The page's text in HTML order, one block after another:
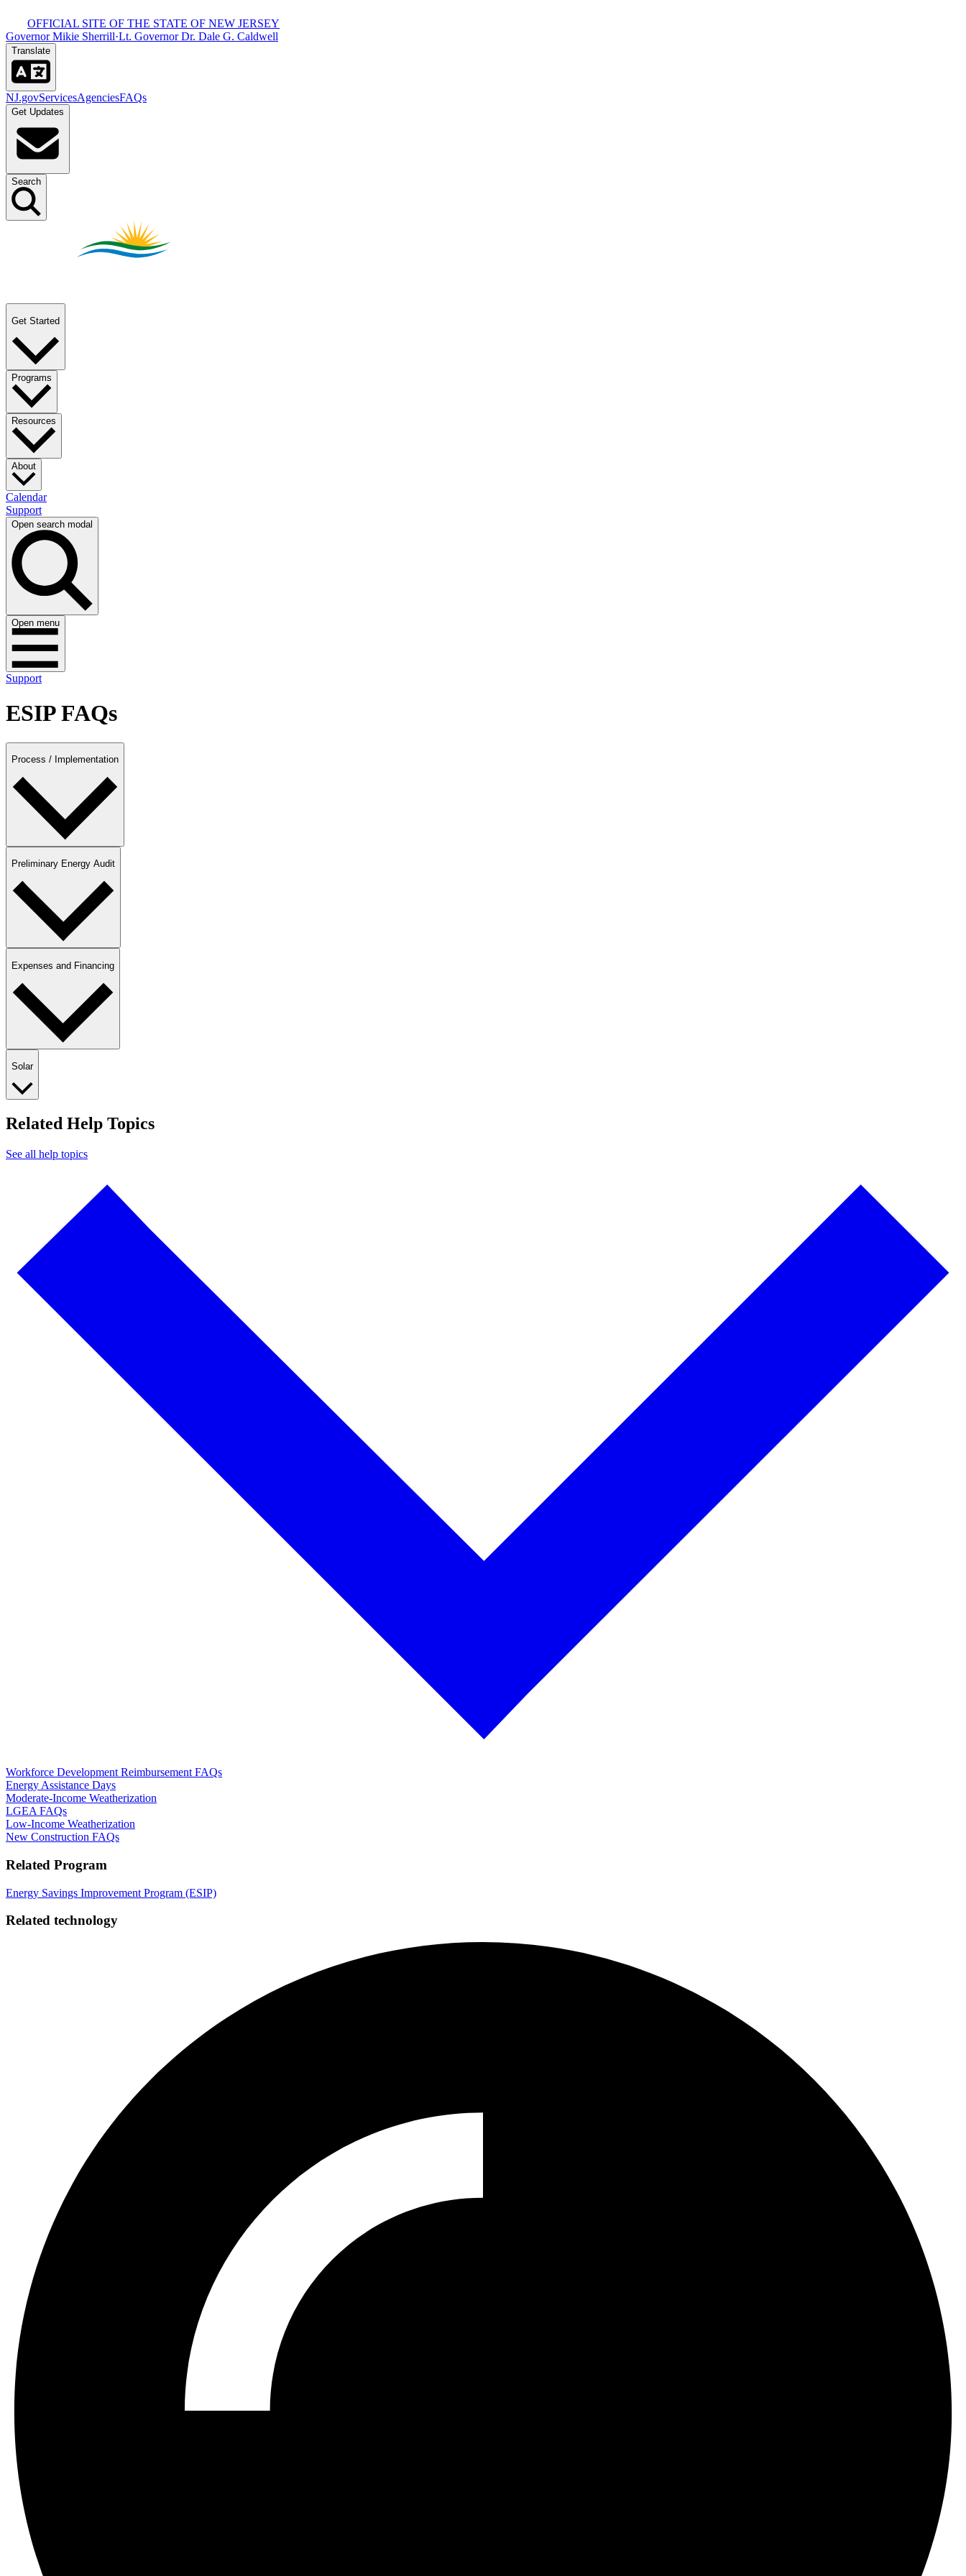
OFFICIAL SITE OF THE STATE OF NEW JERSEY​​​​‌ ‍ ​‍​‍‌‍ ‌ ​‍‌‍‍‌‌‍‌ ‌‍‍‌‌‍ ‍​‍​‍​ ‍‍​‍​‍‌ ​ ‌‍​‌‌‍ ‍‌‍‍‌‌ ‌​‌ ‍‌​‍ ‍‌‍‍‌‌‍ ​‍​‍​‍ ​​‍​‍‌‍‍​‌ ​‍‌‍‌‌‌‍‌‍​‍​‍​ ‍‍​‍​‍‌‍‍​‌ ‌​‌ ‌​‌ ​​​ ‍‍​‍ ​‍ ‌‍ ​‌‍ ‌‍​ ‌‍​‌‌‍ ​‌‍‍​‌‍ ‌ ​ ‌ ‌​​ ‍‍​ ​ ​ ​ ​ ​ ​ ​ ​‍ ‌‍‍‌‌‍ ‍‌ ‌​‌‍‌‌‌‍ ‍‌ ‌​​‍ ‌‍‌‌‌‍‌​‌‍‍‌‌ ‌​​‍ ‌‍ ‌‌‍ ‌‍‌​‌‍‌‌​ ‌‌ ​​‌ ​‍‌‍‌‌‌ ​ ‌‍‌‌‌‍ ‍‌ ‌​‌‍​‌‌ ‌​‌‍‍‌‌‍ ‌‍ ‍​ ‍ ‌‍‍‌‌‍‌​​ ‌‌‍ ‍‌‍‍‍‌​‌ ‌‍ ‌ ‌‍‌​ ​‌‍​‌‌ ‍‌‌‍ ‌ ‌‌‌ ‌​​ ‍ ‌ ‌​‌ ‍‌‌ ​​‌‍‌‌​ ‌‌‍ ‍‌‍‍‍‌‍ ​‌‍​‌‌ ‍‌‌‍ ‌ ‌‌‌ ‌​​ ‍ ‌ ​​‌‍​‌‌ ‌​‌‍‍​​ ‌‌‍‍​‌‍‌‌‌‍​‌‌‍‌​‌‍‌‌‌ ​‍​‍ ‍‌ ​ ‌‍‌‌‌‍​‌‌‍ ​​‍ ‍‌ ‌​‌‍‌‌‌ ‍​‌ ‌​​ ‌‍​‍‌‍​‌‌ ​ ‌‍‌‌‌‌‌‌‌ ​‍‌‍ ​​ ‌‌‍‍​‌ ‌​‌ ‌​‌ ​​​‍‌‌​ ​ ‌​​‌​‍‌‌​ ​‍‌​‌‍​‍‌‌​ ​‍‌​‌‍‌‍ ​‌‍ ‌‍​ ‌‍​‌‌‍ ​‌‍‍​‌‍ ‌ ​ ‌ ‌​​‍‌‌​ ​ ‌​​‌​ ​ ​ ​ ​ ​ ​ ​ ​‍‌‍‌‍‍‌‌‍‌​​ ‌‌‍ ‍‌‍‍‍‌​‌ ‌‍ ‌ ‌‍‌​ ​‌‍​‌‌ ‍‌‌‍ ‌ ‌‌‌ ‌​​‍‌‍‌ ‌​‌ ‍‌‌ ​​‌‍‌‌​ ‌‌‍ ‍‌‍‍‍‌‍ ​‌‍​‌‌ ‍‌‌‍ ‌ ‌‌‌ ‌​​‍‌‍‌ ​​‌‍​‌‌ ‌​‌‍‍​​ ‌‌‍‍​‌‍‌‌‌‍​‌‌‍‌​‌‍‌‌‌ ​‍​‍ ‍‌ ​ ‌‍‌‌‌‍​‌‌‍ ​​‍ ‍‌ ‌​‌‍‌‌‌ ‍​‌ ‌​​‍‌‍‌ ​​‌‍‌‌‌ ​‍‌ ​ ‌ ​​‌‍‌‌‌‍​ ‌ ‌​‌‍‍‌‌ ‌‍‌‍‌‌​ ‌‌ ​​‌ ‌‌‌‍​‍‌‍ ​‌‍‍‌‌ ​ ‌‍‍​‌‍‌‌‌‍‌​​‍​‍‌ ‌
Governor Mikie Sherrill​​​​‌ ‍ ​‍​‍‌‍ ‌ ​‍‌‍‍‌‌‍‌ ‌‍‍‌‌‍ ‍​‍​‍​ ‍‍​‍​‍‌ ​ ‌‍​‌‌‍ ‍‌‍‍‌‌ ‌​‌ ‍‌​‍ ‍‌‍‍‌‌‍ ​‍​‍​‍ ​​‍​‍‌‍‍​‌ ​‍‌‍‌‌‌‍‌‍​‍​‍​ ‍‍​‍​‍‌‍‍​‌ ‌​‌ ‌​‌ ​​​ ‍‍​‍ ​‍ ‌‍ ​‌‍ ‌‍​ ‌‍​‌‌‍ ​‌‍‍​‌‍ ‌ ​ ‌ ‌​​ ‍‍​ ​ ​ ​ ​ ​ ​ ​ ​‍ ‌‍‍‌‌‍ ‍‌ ‌​‌‍‌‌‌‍ ‍‌ ‌​​‍ ‌‍‌‌‌‍‌​‌‍‍‌‌ ‌​​‍ ‌‍ ‌‌‍ ‌‍‌​‌‍‌‌​ ‌‌ ​​‌ ​‍‌‍‌‌‌ ​ ‌‍‌‌‌‍ ‍‌ ‌​‌‍​‌‌ ‌​‌‍‍‌‌‍ ‌‍ ‍​ ‍ ‌‍‍‌‌‍‌​​ ‌‌‍ ‍‌‍‍‍‌​‌ ‌‍ ‌ ‌‍‌​ ​‌‍​‌‌ ‍‌‌‍ ‌ ‌‌‌ ‌​​ ‍ ‌ ‌​‌ ‍‌‌ ​​‌‍‌‌​ ‌‌‍ ‍‌‍‍‍‌‍ ​‌‍​‌‌ ‍‌‌‍ ‌ ‌‌‌ ‌​​ ‍ ‌ ​​‌‍​‌‌ ‌​‌‍‍​​ ‌‌‍‍​‌‍‌‌‌‍​‌‌‍‌​‌‍‌‌‌ ​‍​‍ ‍‌‍ ​‌‍‌‌‌‍​‌‌‍‌​‌‍‌‌‌ ​‍‌ ​ ​‍ ‍‌‍‌ ‌‍ ‌ ‌‍‌‍‌‌‌ ​‍‌‍ ‍‌‍ ‌ ​‍​ ‌‍​‍‌‍​‌‌ ​ ‌‍‌‌‌‌‌‌‌ ​‍‌‍ ​​ ‌‌‍‍​‌ ‌​‌ ‌​‌ ​​​‍‌‌​ ​ ‌​​‌​‍‌‌​ ​‍‌​‌‍​‍‌‌​ ​‍‌​‌‍‌‍ ​‌‍ ‌‍​ ‌‍​‌‌‍ ​‌‍‍​‌‍ ‌ ​ ‌ ‌​​‍‌‌​ ​ ‌​​‌​ ​ ​ ​ ​ ​ ​ ​ ​‍‌‍‌‍‍‌‌‍‌​​ ‌‌‍ ‍‌‍‍‍‌​‌ ‌‍ ‌ ‌‍‌​ ​‌‍​‌‌ ‍‌‌‍ ‌ ‌‌‌ ‌​​‍‌‍‌ ‌​‌ ‍‌‌ ​​‌‍‌‌​ ‌‌‍ ‍‌‍‍‍‌‍ ​‌‍​‌‌ ‍‌‌‍ ‌ ‌‌‌ ‌​​‍‌‍‌ ​​‌‍​‌‌ ‌​‌‍‍​​ ‌‌‍‍​‌‍‌‌‌‍​‌‌‍‌​‌‍‌‌‌ ​‍​‍ ‍‌‍ ​‌‍‌‌‌‍​‌‌‍‌​‌‍‌‌‌ ​‍‌ ​ ​‍ ‍‌‍‌ ‌‍ ‌ ‌‍‌‍‌‌‌ ​‍‌‍ ‍‌‍ ‌ ​‍​‍‌‍‌ ​​‌‍‌‌‌ ​‍‌ ​ ‌ ​​‌‍‌‌‌‍​ ‌ ‌​‌‍‍‌‌ ‌‍‌‍‌‌​ ‌‌ ​​‌ ‌‌‌‍​‍‌‍ ​‌‍‍‌‌ ​ ‌‍‍​‌‍‌‌‌‍‌​​‍​‍‌ ‌·Lt. Governor Dr. Dale G. Caldwell​​​​‌ ‍ ​‍​‍‌‍ ‌ ​‍‌‍‍‌‌‍‌ ‌‍‍‌‌‍ ‍​‍​‍​ ‍‍​‍​‍‌ ​ ‌‍​‌‌‍ ‍‌‍‍‌‌ ‌​‌ ‍‌​‍ ‍‌‍‍‌‌‍ ​‍​‍​‍ ​​‍​‍‌‍‍​‌ ​‍‌‍‌‌‌‍‌‍​‍​‍​ ‍‍​‍​‍‌‍‍​‌ ‌​‌ ‌​‌ ​​​ ‍‍​‍ ​‍ ‌‍ ​‌‍ ‌‍​ ‌‍​‌‌‍ ​‌‍‍​‌‍ ‌ ​ ‌ ‌​​ ‍‍​ ​ ​ ​ ​ ​ ​ ​ ​‍ ‌‍‍‌‌‍ ‍‌ ‌​‌‍‌‌‌‍ ‍‌ ‌​​‍ ‌‍‌‌‌‍‌​‌‍‍‌‌ ‌​​‍ ‌‍ ‌‌‍ ‌‍‌​‌‍‌‌​ ‌‌ ​​‌ ​‍‌‍‌‌‌ ​ ‌‍‌‌‌‍ ‍‌ ‌​‌‍​‌‌ ‌​‌‍‍‌‌‍ ‌‍ ‍​ ‍ ‌‍‍‌‌‍‌​​ ‌‌‍ ‍‌‍‍‍‌​‌ ‌‍ ‌ ‌‍‌​ ​‌‍​‌‌ ‍‌‌‍ ‌ ‌‌‌ ‌​​ ‍ ‌ ‌​‌ ‍‌‌ ​​‌‍‌‌​ ‌‌‍ ‍‌‍‍‍‌‍ ​‌‍​‌‌ ‍‌‌‍ ‌ ‌‌‌ ‌​​ ‍ ‌ ​​‌‍​‌‌ ‌​‌‍‍​​ ‌‌‍‍​‌‍‌‌‌‍​‌‌‍‌​‌‍‌‌‌ ​‍​‍ ‍‌‍ ​‌‍‌‌‌‍​‌‌‍‌​‌‍‌‌‌ ​‍‌ ​ ​‍ ‍‌‍ ​‌ ‌​‌​‌ ‌‍ ‌ ‌‍‌‍‌‌‌ ​‍‌‍ ‍‌‍ ‌ ​‍​ ‌‍​‍‌‍​‌‌ ​ ‌‍‌‌‌‌‌‌‌ ​‍‌‍ ​​ ‌‌‍‍​‌ ‌​‌ ‌​‌ ​​​‍‌‌​ ​ ‌​​‌​‍‌‌​ ​‍‌​‌‍​‍‌‌​ ​‍‌​‌‍‌‍ ​‌‍ ‌‍​ ‌‍​‌‌‍ ​‌‍‍​‌‍ ‌ ​ ‌ ‌​​‍‌‌​ ​ ‌​​‌​ ​ ​ ​ ​ ​ ​ ​ ​‍‌‍‌‍‍‌‌‍‌​​ ‌‌‍ ‍‌‍‍‍‌​‌ ‌‍ ‌ ‌‍‌​ ​‌‍​‌‌ ‍‌‌‍ ‌ ‌‌‌ ‌​​‍‌‍‌ ‌​‌ ‍‌‌ ​​‌‍‌‌​ ‌‌‍ ‍‌‍‍‍‌‍ ​‌‍​‌‌ ‍‌‌‍ ‌ ‌‌‌ ‌​​‍‌‍‌ ​​‌‍​‌‌ ‌​‌‍‍​​ ‌‌‍‍​‌‍‌‌‌‍​‌‌‍‌​‌‍‌‌‌ ​‍​‍ ‍‌‍ ​‌‍‌‌‌‍​‌‌‍‌​‌‍‌‌‌ ​‍‌ ​ ​‍ ‍‌‍ ​‌ ‌​‌​‌ ‌‍ ‌ ‌‍‌‍‌‌‌ ​‍‌‍ ‍‌‍ ‌ ​‍​‍‌‍‌ ​​‌‍‌‌‌ ​‍‌ ​ ‌ ​​‌‍‌‌‌‍​ ‌ ‌​‌‍‍‌‌ ‌‍‌‍‌‌​ ‌‌ ​​‌ ‌‌‌‍​‍‌‍ ​‌‍‍‌‌ ​ ‌‍‍​‌‍‌‌‌‍‌​​‍​‍‌ ‌
Translate​​​​‌ ‍ ​‍​‍‌‍ ‌ ​‍‌‍‍‌‌‍‌ ‌‍‍‌‌‍ ‍​‍​‍​ ‍‍​‍​‍‌ ​ ‌‍​‌‌‍ ‍‌‍‍‌‌ ‌​‌ ‍‌​‍ ‍‌‍‍‌‌‍ ​‍​‍​‍ ​​‍​‍‌‍‍​‌ ​‍‌‍‌‌‌‍‌‍​‍​‍​ ‍‍​‍​‍‌‍‍​‌ ‌​‌ ‌​‌ ​​​ ‍‍​‍ ​‍ ‌‍ ​‌‍ ‌‍​ ‌‍​‌‌‍ ​‌‍‍​‌‍ ‌ ​ ‌ ‌​​ ‍‍​ ​ ​ ​ ​ ​ ​ ​ ​‍ ‌‍‍‌‌‍ ‍‌ ‌​‌‍‌‌‌‍ ‍‌ ‌​​‍ ‌‍‌‌‌‍‌​‌‍‍‌‌ ‌​​‍ ‌‍ ‌‌‍ ‌‍‌​‌‍‌‌​ ‌‌ ​​‌ ​‍‌‍‌‌‌ ​ ‌‍‌‌‌‍ ‍‌ ‌​‌‍​‌‌ ‌​‌‍‍‌‌‍ ‌‍ ‍​ ‍ ‌‍‍‌‌‍‌​​ ‌‌‍ ‍‌‍‍‍‌​‌ ‌‍ ‌ ‌‍‌​ ​‌‍​‌‌ ‍‌‌‍ ‌ ‌‌‌ ‌​​ ‍ ‌ ‌​‌ ‍‌‌ ​​‌‍‌‌​ ‌‌‍ ‍‌‍‍‍‌‍ ​‌‍​‌‌ ‍‌‌‍ ‌ ‌‌‌ ‌​​ ‍ ‌ ​​‌‍​‌‌ ‌​‌‍‍​​ ‌‌‍‍​‌‍‌‌‌‍​‌‌‍‌​‌‍‌‌‌ ​‍​‍ ‍‌ ‌​‌ ​‍‌‍​‌‌‍ ‍‌ ​ ‌‍ ​‌‍​‌‌ ‌​‌‍‍‌‌‍ ‌‍ ‍‌ ​ ​‍ ‍‌‍​‍‌ ‌​‌‍ ‍​ ‌‍​‍‌‍​‌‌ ​ ‌‍‌‌‌‌‌‌‌ ​‍‌‍ ​​ ‌‌‍‍​‌ ‌​‌ ‌​‌ ​​​‍‌‌​ ​ ‌​​‌​‍‌‌​ ​‍‌​‌‍​‍‌‌​ ​‍‌​‌‍‌‍ ​‌‍ ‌‍​ ‌‍​‌‌‍ ​‌‍‍​‌‍ ‌ ​ ‌ ‌​​‍‌‌​ ​ ‌​​‌​ ​ ​ ​ ​ ​ ​ ​ ​‍‌‍‌‍‍‌‌‍‌​​ ‌‌‍ ‍‌‍‍‍‌​‌ ‌‍ ‌ ‌‍‌​ ​‌‍​‌‌ ‍‌‌‍ ‌ ‌‌‌ ‌​​‍‌‍‌ ‌​‌ ‍‌‌ ​​‌‍‌‌​ ‌‌‍ ‍‌‍‍‍‌‍ ​‌‍​‌‌ ‍‌‌‍ ‌ ‌‌‌ ‌​​‍‌‍‌ ​​‌‍​‌‌ ‌​‌‍‍​​ ‌‌‍‍​‌‍‌‌‌‍​‌‌‍‌​‌‍‌‌‌ ​‍​‍ ‍‌ ‌​‌ ​‍‌‍​‌‌‍ ‍‌ ​ ‌‍ ​‌‍​‌‌ ‌​‌‍‍‌‌‍ ‌‍ ‍‌ ​ ​‍ ‍‌‍​‍‌ ‌​‌‍ ‍​‍‌‍‌ ​​‌‍‌‌‌ ​‍‌ ​ ‌ ​​‌‍‌‌‌‍​ ‌ ‌​‌‍‍‌‌ ‌‍‌‍‌‌​ ‌‌ ​​‌ ‌‌‌‍​‍‌‍ ​‌‍‍‌‌ ​ ‌‍‍​‌‍‌‌‌‍‌​​‍​‍‌ ‌
NJ.gov​​​​‌ ‍ ​‍​‍‌‍ ‌ ​‍‌‍‍‌‌‍‌ ‌‍‍‌‌‍ ‍​‍​‍​ ‍‍​‍​‍‌ ​ ‌‍​‌‌‍ ‍‌‍‍‌‌ ‌​‌ ‍‌​‍ ‍‌‍‍‌‌‍ ​‍​‍​‍ ​​‍​‍‌‍‍​‌ ​‍‌‍‌‌‌‍‌‍​‍​‍​ ‍‍​‍​‍‌‍‍​‌ ‌​‌ ‌​‌ ​​​ ‍‍​‍ ​‍ ‌‍ ​‌‍ ‌‍​ ‌‍​‌‌‍ ​‌‍‍​‌‍ ‌ ​ ‌ ‌​​ ‍‍​ ​ ​ ​ ​ ​ ​ ​ ​‍ ‌‍‍‌‌‍ ‍‌ ‌​‌‍‌‌‌‍ ‍‌ ‌​​‍ ‌‍‌‌‌‍‌​‌‍‍‌‌ ‌​​‍ ‌‍ ‌‌‍ ‌‍‌​‌‍‌‌​ ‌‌ ​​‌ ​‍‌‍‌‌‌ ​ ‌‍‌‌‌‍ ‍‌ ‌​‌‍​‌‌ ‌​‌‍‍‌‌‍ ‌‍ ‍​ ‍ ‌‍‍‌‌‍‌​​ ‌‌‍ ‍‌‍‍‍‌​‌ ‌‍ ‌ ‌‍‌​ ​‌‍​‌‌ ‍‌‌‍ ‌ ‌‌‌ ‌​​ ‍ ‌ ‌​‌ ‍‌‌ ​​‌‍‌‌​ ‌‌‍ ‍‌‍‍‍‌‍ ​‌‍​‌‌ ‍‌‌‍ ‌ ‌‌‌ ‌​​ ‍ ‌ ​​‌‍​‌‌ ‌​‌‍‍​​ ‌‌‍‍​‌‍‌‌‌‍​‌‌‍‌​‌‍‌‌‌ ​‍​‍ ‍‌‍ ​‌‍‍‌‌‍ ‍‌‍‍ ‌ ​ ​‍‌‌​ ‌‌‌​​‍‌‌ ‌‍‍ ‌‍‌‌‌ ‍‌​‍‌‌​ ​ ‌​‌​​‍‌‌​ ​ ‌​‌​​‍‌‌​ ​‍​ ​‍​ ​‍‌‍‌‍‌‍​ ‌‍​ ​ ​ ‌‍​‍​ ‍​‌‍‌‌​ ​​​ ​ ‌‍​‍​ ​​​‍‌‌​ ​‍​ ​‍​‍‌‌​ ‌‌‌​‌​​‍ ‍‌ ‌​‌‍‌‌‌ ‍​‌ ‌​​ ‌‍​‍‌‍​‌‌ ​ ‌‍‌‌‌‌‌‌‌ ​‍‌‍ ​​ ‌‌‍‍​‌ ‌​‌ ‌​‌ ​​​‍‌‌​ ​ ‌​​‌​‍‌‌​ ​‍‌​‌‍​‍‌‌​ ​‍‌​‌‍‌‍ ​‌‍ ‌‍​ ‌‍​‌‌‍ ​‌‍‍​‌‍ ‌ ​ ‌ ‌​​‍‌‌​ ​ ‌​​‌​ ​ ​ ​ ​ ​ ​ ​ ​‍‌‍‌‍‍‌‌‍‌​​ ‌‌‍ ‍‌‍‍‍‌​‌ ‌‍ ‌ ‌‍‌​ ​‌‍​‌‌ ‍‌‌‍ ‌ ‌‌‌ ‌​​‍‌‍‌ ‌​‌ ‍‌‌ ​​‌‍‌‌​ ‌‌‍ ‍‌‍‍‍‌‍ ​‌‍​‌‌ ‍‌‌‍ ‌ ‌‌‌ ‌​​‍‌‍‌ ​​‌‍​‌‌ ‌​‌‍‍​​ ‌‌‍‍​‌‍‌‌‌‍​‌‌‍‌​‌‍‌‌‌ ​‍​‍ ‍‌‍ ​‌‍‍‌‌‍ ‍‌‍‍ ‌ ​ ​‍‌‌​ ‌‌‌​​‍‌‌ ‌‍‍ ‌‍‌‌‌ ‍‌​‍‌‌​ ​ ‌​‌​​‍‌‌​ ​ ‌​‌​​‍‌‌​ ​‍​ ​‍​ ​‍‌‍‌‍‌‍​ ‌‍​ ​ ​ ‌‍​‍​ ‍​‌‍‌‌​ ​​​ ​ ‌‍​‍​ ​​​‍‌‌​ ​‍​ ​‍​‍‌‌​ ‌‌‌​‌​​‍ ‍‌ ‌​‌‍‌‌‌ ‍​‌ ‌​​‍‌‍‌ ​​‌‍‌‌‌ ​‍‌ ​ ‌ ​​‌‍‌‌‌‍​ ‌ ‌​‌‍‍‌‌ ‌‍‌‍‌‌​ ‌‌ ​​‌ ‌‌‌‍​‍‌‍ ​‌‍‍‌‌ ​ ‌‍‍​‌‍‌‌‌‍‌​​‍​‍‌ ‌Services​​​​‌ ‍ ​‍​‍‌‍ ‌ ​‍‌‍‍‌‌‍‌ ‌‍‍‌‌‍ ‍​‍​‍​ ‍‍​‍​‍‌ ​ ‌‍​‌‌‍ ‍‌‍‍‌‌ ‌​‌ ‍‌​‍ ‍‌‍‍‌‌‍ ​‍​‍​‍ ​​‍​‍‌‍‍​‌ ​‍‌‍‌‌‌‍‌‍​‍​‍​ ‍‍​‍​‍‌‍‍​‌ ‌​‌ ‌​‌ ​​​ ‍‍​‍ ​‍ ‌‍ ​‌‍ ‌‍​ ‌‍​‌‌‍ ​‌‍‍​‌‍ ‌ ​ ‌ ‌​​ ‍‍​ ​ ​ ​ ​ ​ ​ ​ ​‍ ‌‍‍‌‌‍ ‍‌ ‌​‌‍‌‌‌‍ ‍‌ ‌​​‍ ‌‍‌‌‌‍‌​‌‍‍‌‌ ‌​​‍ ‌‍ ‌‌‍ ‌‍‌​‌‍‌‌​ ‌‌ ​​‌ ​‍‌‍‌‌‌ ​ ‌‍‌‌‌‍ ‍‌ ‌​‌‍​‌‌ ‌​‌‍‍‌‌‍ ‌‍ ‍​ ‍ ‌‍‍‌‌‍‌​​ ‌‌‍ ‍‌‍‍‍‌​‌ ‌‍ ‌ ‌‍‌​ ​‌‍​‌‌ ‍‌‌‍ ‌ ‌‌‌ ‌​​ ‍ ‌ ‌​‌ ‍‌‌ ​​‌‍‌‌​ ‌‌‍ ‍‌‍‍‍‌‍ ​‌‍​‌‌ ‍‌‌‍ ‌ ‌‌‌ ‌​​ ‍ ‌ ​​‌‍​‌‌ ‌​‌‍‍​​ ‌‌‍‍​‌‍‌‌‌‍​‌‌‍‌​‌‍‌‌‌ ​‍​‍ ‍‌‍ ​‌‍‍‌‌‍ ‍‌‍‍ ‌ ​ ​‍‌‌​ ‌‌‌​​‍‌‌ ‌‍‍ ‌‍‌‌‌ ‍‌​‍‌‌​ ​ ‌​‌​​‍‌‌​ ​ ‌​‌​​‍‌‌​ ​‍​ ​‍​ ​‍​ ‍​​ ‌ ​ ‍‌​ ​‍‌‍​ ‌‍​ ‌‍‌‍​ ​ ​ ‌ ​ ‌​​ ‌​​‍‌‌​ ​‍​ ​‍​‍‌‌​ ‌‌‌​‌​​‍ ‍‌ ‌​‌‍‌‌‌ ‍​‌ ‌​​ ‌‍​‍‌‍​‌‌ ​ ‌‍‌‌‌‌‌‌‌ ​‍‌‍ ​​ ‌‌‍‍​‌ ‌​‌ ‌​‌ ​​​‍‌‌​ ​ ‌​​‌​‍‌‌​ ​‍‌​‌‍​‍‌‌​ ​‍‌​‌‍‌‍ ​‌‍ ‌‍​ ‌‍​‌‌‍ ​‌‍‍​‌‍ ‌ ​ ‌ ‌​​‍‌‌​ ​ ‌​​‌​ ​ ​ ​ ​ ​ ​ ​ ​‍‌‍‌‍‍‌‌‍‌​​ ‌‌‍ ‍‌‍‍‍‌​‌ ‌‍ ‌ ‌‍‌​ ​‌‍​‌‌ ‍‌‌‍ ‌ ‌‌‌ ‌​​‍‌‍‌ ‌​‌ ‍‌‌ ​​‌‍‌‌​ ‌‌‍ ‍‌‍‍‍‌‍ ​‌‍​‌‌ ‍‌‌‍ ‌ ‌‌‌ ‌​​‍‌‍‌ ​​‌‍​‌‌ ‌​‌‍‍​​ ‌‌‍‍​‌‍‌‌‌‍​‌‌‍‌​‌‍‌‌‌ ​‍​‍ ‍‌‍ ​‌‍‍‌‌‍ ‍‌‍‍ ‌ ​ ​‍‌‌​ ‌‌‌​​‍‌‌ ‌‍‍ ‌‍‌‌‌ ‍‌​‍‌‌​ ​ ‌​‌​​‍‌‌​ ​ ‌​‌​​‍‌‌​ ​‍​ ​‍​ ​‍​ ‍​​ ‌ ​ ‍‌​ ​‍‌‍​ ‌‍​ ‌‍‌‍​ ​ ​ ‌ ​ ‌​​ ‌​​‍‌‌​ ​‍​ ​‍​‍‌‌​ ‌‌‌​‌​​‍ ‍‌ ‌​‌‍‌‌‌ ‍​‌ ‌​​‍‌‍‌ ​​‌‍‌‌‌ ​‍‌ ​ ‌ ​​‌‍‌‌‌‍​ ‌ ‌​‌‍‍‌‌ ‌‍‌‍‌‌​ ‌‌ ​​‌ ‌‌‌‍​‍‌‍ ​‌‍‍‌‌ ​ ‌‍‍​‌‍‌‌‌‍‌​​‍​‍‌ ‌Agencies​​​​‌ ‍ ​‍​‍‌‍ ‌ ​‍‌‍‍‌‌‍‌ ‌‍‍‌‌‍ ‍​‍​‍​ ‍‍​‍​‍‌ ​ ‌‍​‌‌‍ ‍‌‍‍‌‌ ‌​‌ ‍‌​‍ ‍‌‍‍‌‌‍ ​‍​‍​‍ ​​‍​‍‌‍‍​‌ ​‍‌‍‌‌‌‍‌‍​‍​‍​ ‍‍​‍​‍‌‍‍​‌ ‌​‌ ‌​‌ ​​​ ‍‍​‍ ​‍ ‌‍ ​‌‍ ‌‍​ ‌‍​‌‌‍ ​‌‍‍​‌‍ ‌ ​ ‌ ‌​​ ‍‍​ ​ ​ ​ ​ ​ ​ ​ ​‍ ‌‍‍‌‌‍ ‍‌ ‌​‌‍‌‌‌‍ ‍‌ ‌​​‍ ‌‍‌‌‌‍‌​‌‍‍‌‌ ‌​​‍ ‌‍ ‌‌‍ ‌‍‌​‌‍‌‌​ ‌‌ ​​‌ ​‍‌‍‌‌‌ ​ ‌‍‌‌‌‍ ‍‌ ‌​‌‍​‌‌ ‌​‌‍‍‌‌‍ ‌‍ ‍​ ‍ ‌‍‍‌‌‍‌​​ ‌‌‍ ‍‌‍‍‍‌​‌ ‌‍ ‌ ‌‍‌​ ​‌‍​‌‌ ‍‌‌‍ ‌ ‌‌‌ ‌​​ ‍ ‌ ‌​‌ ‍‌‌ ​​‌‍‌‌​ ‌‌‍ ‍‌‍‍‍‌‍ ​‌‍​‌‌ ‍‌‌‍ ‌ ‌‌‌ ‌​​ ‍ ‌ ​​‌‍​‌‌ ‌​‌‍‍​​ ‌‌‍‍​‌‍‌‌‌‍​‌‌‍‌​‌‍‌‌‌ ​‍​‍ ‍‌‍ ​‌‍‍‌‌‍ ‍‌‍‍ ‌ ​ ​‍‌‌​ ‌‌‌​​‍‌‌ ‌‍‍ ‌‍‌‌‌ ‍‌​‍‌‌​ ​ ‌​‌​​‍‌‌​ ​ ‌​‌​​‍‌‌​ ​‍​ ​‍​ ‌ ‌‍‌​​ ​‌‌‍‌‍​ ​ ​ ​​‌‍​ ‌‍​‍​ ‌ ‌‍‌​​ ‍​​ ​ ​‍‌‌​ ​‍​ ​‍​‍‌‌​ ‌‌‌​‌​​‍ ‍‌ ‌​‌‍‌‌‌ ‍​‌ ‌​​ ‌‍​‍‌‍​‌‌ ​ ‌‍‌‌‌‌‌‌‌ ​‍‌‍ ​​ ‌‌‍‍​‌ ‌​‌ ‌​‌ ​​​‍‌‌​ ​ ‌​​‌​‍‌‌​ ​‍‌​‌‍​‍‌‌​ ​‍‌​‌‍‌‍ ​‌‍ ‌‍​ ‌‍​‌‌‍ ​‌‍‍​‌‍ ‌ ​ ‌ ‌​​‍‌‌​ ​ ‌​​‌​ ​ ​ ​ ​ ​ ​ ​ ​‍‌‍‌‍‍‌‌‍‌​​ ‌‌‍ ‍‌‍‍‍‌​‌ ‌‍ ‌ ‌‍‌​ ​‌‍​‌‌ ‍‌‌‍ ‌ ‌‌‌ ‌​​‍‌‍‌ ‌​‌ ‍‌‌ ​​‌‍‌‌​ ‌‌‍ ‍‌‍‍‍‌‍ ​‌‍​‌‌ ‍‌‌‍ ‌ ‌‌‌ ‌​​‍‌‍‌ ​​‌‍​‌‌ ‌​‌‍‍​​ ‌‌‍‍​‌‍‌‌‌‍​‌‌‍‌​‌‍‌‌‌ ​‍​‍ ‍‌‍ ​‌‍‍‌‌‍ ‍‌‍‍ ‌ ​ ​‍‌‌​ ‌‌‌​​‍‌‌ ‌‍‍ ‌‍‌‌‌ ‍‌​‍‌‌​ ​ ‌​‌​​‍‌‌​ ​ ‌​‌​​‍‌‌​ ​‍​ ​‍​ ‌ ‌‍‌​​ ​‌‌‍‌‍​ ​ ​ ​​‌‍​ ‌‍​‍​ ‌ ‌‍‌​​ ‍​​ ​ ​‍‌‌​ ​‍​ ​‍​‍‌‌​ ‌‌‌​‌​​‍ ‍‌ ‌​‌‍‌‌‌ ‍​‌ ‌​​‍‌‍‌ ​​‌‍‌‌‌ ​‍‌ ​ ‌ ​​‌‍‌‌‌‍​ ‌ ‌​‌‍‍‌‌ ‌‍‌‍‌‌​ ‌‌ ​​‌ ‌‌‌‍​‍‌‍ ​‌‍‍‌‌ ​ ‌‍‍​‌‍‌‌‌‍‌​​‍​‍‌ ‌FAQs​​​​‌ ‍ ​‍​‍‌‍ ‌ ​‍‌‍‍‌‌‍‌ ‌‍‍‌‌‍ ‍​‍​‍​ ‍‍​‍​‍‌ ​ ‌‍​‌‌‍ ‍‌‍‍‌‌ ‌​‌ ‍‌​‍ ‍‌‍‍‌‌‍ ​‍​‍​‍ ​​‍​‍‌‍‍​‌ ​‍‌‍‌‌‌‍‌‍​‍​‍​ ‍‍​‍​‍‌‍‍​‌ ‌​‌ ‌​‌ ​​​ ‍‍​‍ ​‍ ‌‍ ​‌‍ ‌‍​ ‌‍​‌‌‍ ​‌‍‍​‌‍ ‌ ​ ‌ ‌​​ ‍‍​ ​ ​ ​ ​ ​ ​ ​ ​‍ ‌‍‍‌‌‍ ‍‌ ‌​‌‍‌‌‌‍ ‍‌ ‌​​‍ ‌‍‌‌‌‍‌​‌‍‍‌‌ ‌​​‍ ‌‍ ‌‌‍ ‌‍‌​‌‍‌‌​ ‌‌ ​​‌ ​‍‌‍‌‌‌ ​ ‌‍‌‌‌‍ ‍‌ ‌​‌‍​‌‌ ‌​‌‍‍‌‌‍ ‌‍ ‍​ ‍ ‌‍‍‌‌‍‌​​ ‌‌‍ ‍‌‍‍‍‌​‌ ‌‍ ‌ ‌‍‌​ ​‌‍​‌‌ ‍‌‌‍ ‌ ‌‌‌ ‌​​ ‍ ‌ ‌​‌ ‍‌‌ ​​‌‍‌‌​ ‌‌‍ ‍‌‍‍‍‌‍ ​‌‍​‌‌ ‍‌‌‍ ‌ ‌‌‌ ‌​​ ‍ ‌ ​​‌‍​‌‌ ‌​‌‍‍​​ ‌‌‍‍​‌‍‌‌‌‍​‌‌‍‌​‌‍‌‌‌ ​‍​‍ ‍‌‍ ​‌‍‍‌‌‍ ‍‌‍‍ ‌ ​ ​‍‌‌​ ‌‌‌​​‍‌‌ ‌‍‍ ‌‍‌‌‌ ‍‌​‍‌‌​ ​ ‌​‌​​‍‌‌​ ​ ‌​‌​​‍‌‌​ ​‍​ ​‍‌‍​ ​ ‌‍​ ‍​‌‍​ ‌‍​‍​ ​‌​ ​​​ ‌‌‌‍​ ​ ‌‌​ ​‌‌‍​‍​‍‌‌​ ​‍​ ​‍​‍‌‌​ ‌‌‌​‌​​‍ ‍‌ ‌​‌‍‌‌‌ ‍​‌ ‌​​ ‌‍​‍‌‍​‌‌ ​ ‌‍‌‌‌‌‌‌‌ ​‍‌‍ ​​ ‌‌‍‍​‌ ‌​‌ ‌​‌ ​​​‍‌‌​ ​ ‌​​‌​‍‌‌​ ​‍‌​‌‍​‍‌‌​ ​‍‌​‌‍‌‍ ​‌‍ ‌‍​ ‌‍​‌‌‍ ​‌‍‍​‌‍ ‌ ​ ‌ ‌​​‍‌‌​ ​ ‌​​‌​ ​ ​ ​ ​ ​ ​ ​ ​‍‌‍‌‍‍‌‌‍‌​​ ‌‌‍ ‍‌‍‍‍‌​‌ ‌‍ ‌ ‌‍‌​ ​‌‍​‌‌ ‍‌‌‍ ‌ ‌‌‌ ‌​​‍‌‍‌ ‌​‌ ‍‌‌ ​​‌‍‌‌​ ‌‌‍ ‍‌‍‍‍‌‍ ​‌‍​‌‌ ‍‌‌‍ ‌ ‌‌‌ ‌​​‍‌‍‌ ​​‌‍​‌‌ ‌​‌‍‍​​ ‌‌‍‍​‌‍‌‌‌‍​‌‌‍‌​‌‍‌‌‌ ​‍​‍ ‍‌‍ ​‌‍‍‌‌‍ ‍‌‍‍ ‌ ​ ​‍‌‌​ ‌‌‌​​‍‌‌ ‌‍‍ ‌‍‌‌‌ ‍‌​‍‌‌​ ​ ‌​‌​​‍‌‌​ ​ ‌​‌​​‍‌‌​ ​‍​ ​‍‌‍​ ​ ‌‍​ ‍​‌‍​ ‌‍​‍​ ​‌​ ​​​ ‌‌‌‍​ ​ ‌‌​ ​‌‌‍​‍​‍‌‌​ ​‍​ ​‍​‍‌‌​ ‌‌‌​‌​​‍ ‍‌ ‌​‌‍‌‌‌ ‍​‌ ‌​​‍‌‍‌ ​​‌‍‌‌‌ ​‍‌ ​ ‌ ​​‌‍‌‌‌‍​ ‌ ‌​‌‍‍‌‌ ‌‍‌‍‌‌​ ‌‌ ​​‌ ‌‌‌‍​‍‌‍ ​‌‍‍‌‌ ​ ‌‍‍​‌‍‌‌‌‍‌​​‍​‍‌ ‌
Get Updates​​​​‌ ‍ ​‍​‍‌‍ ‌ ​‍‌‍‍‌‌‍‌ ‌‍‍‌‌‍ ‍​‍​‍​ ‍‍​‍​‍‌ ​ ‌‍​‌‌‍ ‍‌‍‍‌‌ ‌​‌ ‍‌​‍ ‍‌‍‍‌‌‍ ​‍​‍​‍ ​​‍​‍‌‍‍​‌ ​‍‌‍‌‌‌‍‌‍​‍​‍​ ‍‍​‍​‍‌‍‍​‌ ‌​‌ ‌​‌ ​​​ ‍‍​‍ ​‍ ‌‍ ​‌‍ ‌‍​ ‌‍​‌‌‍ ​‌‍‍​‌‍ ‌ ​ ‌ ‌​​ ‍‍​ ​ ​ ​ ​ ​ ​ ​ ​‍ ‌‍‍‌‌‍ ‍‌ ‌​‌‍‌‌‌‍ ‍‌ ‌​​‍ ‌‍‌‌‌‍‌​‌‍‍‌‌ ‌​​‍ ‌‍ ‌‌‍ ‌‍‌​‌‍‌‌​ ‌‌ ​​‌ ​‍‌‍‌‌‌ ​ ‌‍‌‌‌‍ ‍‌ ‌​‌‍​‌‌ ‌​‌‍‍‌‌‍ ‌‍ ‍​ ‍ ‌‍‍‌‌‍‌​​ ‌‌‍ ‍‌‍‍‍‌​‌ ‌‍ ‌ ‌‍‌​ ​‌‍​‌‌ ‍‌‌‍ ‌ ‌‌‌ ‌​​ ‍ ‌ ‌​‌ ‍‌‌ ​​‌‍‌‌​ ‌‌‍ ‍‌‍‍‍‌‍ ​‌‍​‌‌ ‍‌‌‍ ‌ ‌‌‌ ‌​​ ‍ ‌ ​​‌‍​‌‌ ‌​‌‍‍​​ ‌‌‍‍​‌‍‌‌‌‍​‌‌‍‌​‌‍‌‌‌ ​‍​‍ ‍‌‍ ‍‌‍‌‌‌ ‌ ‌ ​ ‌‍ ​‌‍‌‌‌ ‌​‌ ‌​‌‍‌‌‌ ​‍​‍ ‍‌‍​‍‌ ‌​‌‍ ‍​ ‌‍​‍‌‍​‌‌ ​ ‌‍‌‌‌‌‌‌‌ ​‍‌‍ ​​ ‌‌‍‍​‌ ‌​‌ ‌​‌ ​​​‍‌‌​ ​ ‌​​‌​‍‌‌​ ​‍‌​‌‍​‍‌‌​ ​‍‌​‌‍‌‍ ​‌‍ ‌‍​ ‌‍​‌‌‍ ​‌‍‍​‌‍ ‌ ​ ‌ ‌​​‍‌‌​ ​ ‌​​‌​ ​ ​ ​ ​ ​ ​ ​ ​‍‌‍‌‍‍‌‌‍‌​​ ‌‌‍ ‍‌‍‍‍‌​‌ ‌‍ ‌ ‌‍‌​ ​‌‍​‌‌ ‍‌‌‍ ‌ ‌‌‌ ‌​​‍‌‍‌ ‌​‌ ‍‌‌ ​​‌‍‌‌​ ‌‌‍ ‍‌‍‍‍‌‍ ​‌‍​‌‌ ‍‌‌‍ ‌ ‌‌‌ ‌​​‍‌‍‌ ​​‌‍​‌‌ ‌​‌‍‍​​ ‌‌‍‍​‌‍‌‌‌‍​‌‌‍‌​‌‍‌‌‌ ​‍​‍ ‍‌‍ ‍‌‍‌‌‌ ‌ ‌ ​ ‌‍ ​‌‍‌‌‌ ‌​‌ ‌​‌‍‌‌‌ ​‍​‍ ‍‌‍​‍‌ ‌​‌‍ ‍​‍‌‍‌ ​​‌‍‌‌‌ ​‍‌ ​ ‌ ​​‌‍‌‌‌‍​ ‌ ‌​‌‍‍‌‌ ‌‍‌‍‌‌​ ‌‌ ​​‌ ‌‌‌‍​‍‌‍ ​‌‍‍‌‌ ​ ‌‍‍​‌‍‌‌‌‍‌​​‍​‍‌ ‌
Search​​​​‌ ‍ ​‍​‍‌‍ ‌ ​‍‌‍‍‌‌‍‌ ‌‍‍‌‌‍ ‍​‍​‍​ ‍‍​‍​‍‌ ​ ‌‍​‌‌‍ ‍‌‍‍‌‌ ‌​‌ ‍‌​‍ ‍‌‍‍‌‌‍ ​‍​‍​‍ ​​‍​‍‌‍‍​‌ ​‍‌‍‌‌‌‍‌‍​‍​‍​ ‍‍​‍​‍‌‍‍​‌ ‌​‌ ‌​‌ ​​​ ‍‍​‍ ​‍ ‌‍ ​‌‍ ‌‍​ ‌‍​‌‌‍ ​‌‍‍​‌‍ ‌ ​ ‌ ‌​​ ‍‍​ ​ ​ ​ ​ ​ ​ ​ ​‍ ‌‍‍‌‌‍ ‍‌ ‌​‌‍‌‌‌‍ ‍‌ ‌​​‍ ‌‍‌‌‌‍‌​‌‍‍‌‌ ‌​​‍ ‌‍ ‌‌‍ ‌‍‌​‌‍‌‌​ ‌‌ ​​‌ ​‍‌‍‌‌‌ ​ ‌‍‌‌‌‍ ‍‌ ‌​‌‍​‌‌ ‌​‌‍‍‌‌‍ ‌‍ ‍​ ‍ ‌‍‍‌‌‍‌​​ ‌‌‍ ‍‌‍‍‍‌​‌ ‌‍ ‌ ‌‍‌​ ​‌‍​‌‌ ‍‌‌‍ ‌ ‌‌‌ ‌​​ ‍ ‌ ‌​‌ ‍‌‌ ​​‌‍‌‌​ ‌‌‍ ‍‌‍‍‍‌‍ ​‌‍​‌‌ ‍‌‌‍ ‌ ‌‌‌ ‌​​ ‍ ‌ ​​‌‍​‌‌ ‌​‌‍‍​​ ‌‌‍‍​‌‍‌‌‌‍​‌‌‍‌​‌‍‌‌‌ ​‍​‍ ‍‌ ​ ‌‍‌‌‌‍​‌‌ ​‍‌‍​ ‌‍‍​​‍ ‍‌‍​‍‌ ‌​‌‍ ‍​ ‌‍​‍‌‍​‌‌ ​ ‌‍‌‌‌‌‌‌‌ ​‍‌‍ ​​ ‌‌‍‍​‌ ‌​‌ ‌​‌ ​​​‍‌‌​ ​ ‌​​‌​‍‌‌​ ​‍‌​‌‍​‍‌‌​ ​‍‌​‌‍‌‍ ​‌‍ ‌‍​ ‌‍​‌‌‍ ​‌‍‍​‌‍ ‌ ​ ‌ ‌​​‍‌‌​ ​ ‌​​‌​ ​ ​ ​ ​ ​ ​ ​ ​‍‌‍‌‍‍‌‌‍‌​​ ‌‌‍ ‍‌‍‍‍‌​‌ ‌‍ ‌ ‌‍‌​ ​‌‍​‌‌ ‍‌‌‍ ‌ ‌‌‌ ‌​​‍‌‍‌ ‌​‌ ‍‌‌ ​​‌‍‌‌​ ‌‌‍ ‍‌‍‍‍‌‍ ​‌‍​‌‌ ‍‌‌‍ ‌ ‌‌‌ ‌​​‍‌‍‌ ​​‌‍​‌‌ ‌​‌‍‍​​ ‌‌‍‍​‌‍‌‌‌‍​‌‌‍‌​‌‍‌‌‌ ​‍​‍ ‍‌ ​ ‌‍‌‌‌‍​‌‌ ​‍‌‍​ ‌‍‍​​‍ ‍‌‍​‍‌ ‌​‌‍ ‍​‍‌‍‌ ​​‌‍‌‌‌ ​‍‌ ​ ‌ ​​‌‍‌‌‌‍​ ‌ ‌​‌‍‍‌‌ ‌‍‌‍‌‌​ ‌‌ ​​‌ ‌‌‌‍​‍‌‍ ​‌‍‍‌‌ ​ ‌‍‍​‌‍‌‌‌‍‌​​‍​‍‌ ‌
Get Started​​​​‌ ‍ ​‍​‍‌‍ ‌ ​‍‌‍‍‌‌‍‌ ‌‍‍‌‌‍ ‍​‍​‍​ ‍‍​‍​‍‌ ​ ‌‍​‌‌‍ ‍‌‍‍‌‌ ‌​‌ ‍‌​‍ ‍‌‍‍‌‌‍ ​‍​‍​‍ ​​‍​‍‌‍‍​‌ ​‍‌‍‌‌‌‍‌‍​‍​‍​ ‍‍​‍​‍‌‍‍​‌ ‌​‌ ‌​‌ ​​​ ‍‍​‍ ​‍ ‌‍ ​‌‍ ‌‍​ ‌‍​‌‌‍ ​‌‍‍​‌‍ ‌ ​ ‌ ‌​​ ‍‍​ ​ ​ ​ ​ ​ ​ ​ ​‍ ‌‍‍‌‌‍ ‍‌ ‌​‌‍‌‌‌‍ ‍‌ ‌​​‍ ‌‍‌‌‌‍‌​‌‍‍‌‌ ‌​​‍ ‌‍ ‌‌‍ ‌‍‌​‌‍‌‌​ ‌‌ ​​‌ ​‍‌‍‌‌‌ ​ ‌‍‌‌‌‍ ‍‌ ‌​‌‍​‌‌ ‌​‌‍‍‌‌‍ ‌‍ ‍​ ‍ ‌‍‍‌‌‍‌​​ ‌‌ ​ ‌‍‍‌‌ ‌​‌‍‌‌‌​‍​‌‍‌‌‌‍​‌‌‍‌​‌‍‌‌‌ ​‍​ ‍ ‌ ‌​‌ ‍‌‌ ​​‌‍‌‌​ ‌‌‍‍​‌‍‌‌‌‍​‌‌‍‌​‌‍‌‌‌ ​‍​ ‍ ‌ ​​‌‍​‌‌ ‌​‌‍‍​​ ‌‌‍‌ ‌‍‌‌‌ ‌​‌‌​ ‌ ‌​‌‍​‌‌ ​‍‌ ‌​‌‍‌‌‌‍‌​‌​ ‌‌‍‌‌‌‍ ‍‌ ‌‌​‍ ‍‌‍​‍‌ ‌​‌‍ ‍‌‌‌​‌‍‌‌‌ ‍​‌ ‌​​ ‌‍​‍‌‍​‌‌ ​ ‌‍‌‌‌‌‌‌‌ ​‍‌‍ ​​ ‌‌‍‍​‌ ‌​‌ ‌​‌ ​​​‍‌‌​ ​ ‌​​‌​‍‌‌​ ​‍‌​‌‍​‍‌‌​ ​‍‌​‌‍‌‍ ​‌‍ ‌‍​ ‌‍​‌‌‍ ​‌‍‍​‌‍ ‌ ​ ‌ ‌​​‍‌‌​ ​ ‌​​‌​ ​ ​ ​ ​ ​ ​ ​ ​‍‌‍‌‍‍‌‌‍‌​​ ‌‌ ​ ‌‍‍‌‌ ‌​‌‍‌‌‌​‍​‌‍‌‌‌‍​‌‌‍‌​‌‍‌‌‌ ​‍​‍‌‍‌ ‌​‌ ‍‌‌ ​​‌‍‌‌​ ‌‌‍‍​‌‍‌‌‌‍​‌‌‍‌​‌‍‌‌‌ ​‍​‍‌‍‌ ​​‌‍​‌‌ ‌​‌‍‍​​ ‌‌‍‌ ‌‍‌‌‌ ‌​‌‌​ ‌ ‌​‌‍​‌‌ ​‍‌ ‌​‌‍‌‌‌‍‌​‌​ ‌‌‍‌‌‌‍ ‍‌ ‌‌​‍ ‍‌‍​‍‌ ‌​‌‍ ‍‌‌‌​‌‍‌‌‌ ‍​‌ ‌​​‍‌‍‌ ​​‌‍‌‌‌ ​‍‌ ​ ‌ ​​‌‍‌‌‌‍​ ‌ ‌​‌‍‍‌‌ ‌‍‌‍‌‌​ ‌‌ ​​‌ ‌‌‌‍​‍‌‍ ​‌‍‍‌‌ ​ ‌‍‍​‌‍‌‌‌‍‌​​‍​‍‌ ‌
Programs​​​​‌ ‍ ​‍​‍‌‍ ‌ ​‍‌‍‍‌‌‍‌ ‌‍‍‌‌‍ ‍​‍​‍​ ‍‍​‍​‍‌ ​ ‌‍​‌‌‍ ‍‌‍‍‌‌ ‌​‌ ‍‌​‍ ‍‌‍‍‌‌‍ ​‍​‍​‍ ​​‍​‍‌‍‍​‌ ​‍‌‍‌‌‌‍‌‍​‍​‍​ ‍‍​‍​‍‌‍‍​‌ ‌​‌ ‌​‌ ​​​ ‍‍​‍ ​‍ ‌‍ ​‌‍ ‌‍​ ‌‍​‌‌‍ ​‌‍‍​‌‍ ‌ ​ ‌ ‌​​ ‍‍​ ​ ​ ​ ​ ​ ​ ​ ​‍ ‌‍‍‌‌‍ ‍‌ ‌​‌‍‌‌‌‍ ‍‌ ‌​​‍ ‌‍‌‌‌‍‌​‌‍‍‌‌ ‌​​‍ ‌‍ ‌‌‍ ‌‍‌​‌‍‌‌​ ‌‌ ​​‌ ​‍‌‍‌‌‌ ​ ‌‍‌‌‌‍ ‍‌ ‌​‌‍​‌‌ ‌​‌‍‍‌‌‍ ‌‍ ‍​ ‍ ‌‍‍‌‌‍‌​​ ‌‌ ​ ‌‍‍‌‌ ‌​‌‍‌‌‌​‍​‌‍‌‌‌‍​‌‌‍‌​‌‍‌‌‌ ​‍​ ‍ ‌ ‌​‌ ‍‌‌ ​​‌‍‌‌​ ‌‌‍‍​‌‍‌‌‌‍​‌‌‍‌​‌‍‌‌‌ ​‍​ ‍ ‌ ​​‌‍​‌‌ ‌​‌‍‍​​ ‌‌‍ ​‌‍‌‌‌‍‌‍‌ ‌​‌​ ‌‌‍‌‌‌‍ ‍‌ ‌‌‌ ​ ​‍‌‌​ ‌‌‌​​‍‌‌ ‌‍‍ ‌‍‌‌‌ ‍‌​‍‌‌​ ​ ‌​‌​​‍‌‌​ ​ ‌​‌​​‍‌‌​ ​‍​ ​‍​ ​ ‌‍‌​​ ‌​​ ​‌‌‍‌‌​ ‌​​ ​​​ ‌​‌‍‌‌‌‍‌​​ ​​​ ​​​‍‌‌​ ​‍​ ​‍​‍‌‌​ ‌‌‌​‌​​‍ ‍‌ ‌​‌‍‌‌‌ ‍​‌ ‌​​ ‌‍​‍‌‍​‌‌ ​ ‌‍‌‌‌‌‌‌‌ ​‍‌‍ ​​ ‌‌‍‍​‌ ‌​‌ ‌​‌ ​​​‍‌‌​ ​ ‌​​‌​‍‌‌​ ​‍‌​‌‍​‍‌‌​ ​‍‌​‌‍‌‍ ​‌‍ ‌‍​ ‌‍​‌‌‍ ​‌‍‍​‌‍ ‌ ​ ‌ ‌​​‍‌‌​ ​ ‌​​‌​ ​ ​ ​ ​ ​ ​ ​ ​‍‌‍‌‍‍‌‌‍‌​​ ‌‌ ​ ‌‍‍‌‌ ‌​‌‍‌‌‌​‍​‌‍‌‌‌‍​‌‌‍‌​‌‍‌‌‌ ​‍​‍‌‍‌ ‌​‌ ‍‌‌ ​​‌‍‌‌​ ‌‌‍‍​‌‍‌‌‌‍​‌‌‍‌​‌‍‌‌‌ ​‍​‍‌‍‌ ​​‌‍​‌‌ ‌​‌‍‍​​ ‌‌‍ ​‌‍‌‌‌‍‌‍‌ ‌​‌​ ‌‌‍‌‌‌‍ ‍‌ ‌‌‌ ​ ​‍‌‌​ ‌‌‌​​‍‌‌ ‌‍‍ ‌‍‌‌‌ ‍‌​‍‌‌​ ​ ‌​‌​​‍‌‌​ ​ ‌​‌​​‍‌‌​ ​‍​ ​‍​ ​ ‌‍‌​​ ‌​​ ​‌‌‍‌‌​ ‌​​ ​​​ ‌​‌‍‌‌‌‍‌​​ ​​​ ​​​‍‌‌​ ​‍​ ​‍​‍‌‌​ ‌‌‌​‌​​‍ ‍‌ ‌​‌‍‌‌‌ ‍​‌ ‌​​‍‌‍‌ ​​‌‍‌‌‌ ​‍‌ ​ ‌ ​​‌‍‌‌‌‍​ ‌ ‌​‌‍‍‌‌ ‌‍‌‍‌‌​ ‌‌ ​​‌ ‌‌‌‍​‍‌‍ ​‌‍‍‌‌ ​ ‌‍‍​‌‍‌‌‌‍‌​​‍​‍‌ ‌
Resources​​​​‌ ‍ ​‍​‍‌‍ ‌ ​‍‌‍‍‌‌‍‌ ‌‍‍‌‌‍ ‍​‍​‍​ ‍‍​‍​‍‌ ​ ‌‍​‌‌‍ ‍‌‍‍‌‌ ‌​‌ ‍‌​‍ ‍‌‍‍‌‌‍ ​‍​‍​‍ ​​‍​‍‌‍‍​‌ ​‍‌‍‌‌‌‍‌‍​‍​‍​ ‍‍​‍​‍‌‍‍​‌ ‌​‌ ‌​‌ ​​​ ‍‍​‍ ​‍ ‌‍ ​‌‍ ‌‍​ ‌‍​‌‌‍ ​‌‍‍​‌‍ ‌ ​ ‌ ‌​​ ‍‍​ ​ ​ ​ ​ ​ ​ ​ ​‍ ‌‍‍‌‌‍ ‍‌ ‌​‌‍‌‌‌‍ ‍‌ ‌​​‍ ‌‍‌‌‌‍‌​‌‍‍‌‌ ‌​​‍ ‌‍ ‌‌‍ ‌‍‌​‌‍‌‌​ ‌‌ ​​‌ ​‍‌‍‌‌‌ ​ ‌‍‌‌‌‍ ‍‌ ‌​‌‍​‌‌ ‌​‌‍‍‌‌‍ ‌‍ ‍​ ‍ ‌‍‍‌‌‍‌​​ ‌‌ ​ ‌‍‍‌‌ ‌​‌‍‌‌‌​‍​‌‍‌‌‌‍​‌‌‍‌​‌‍‌‌‌ ​‍​ ‍ ‌ ‌​‌ ‍‌‌ ​​‌‍‌‌​ ‌‌‍‍​‌‍‌‌‌‍​‌‌‍‌​‌‍‌‌‌ ​‍​ ‍ ‌ ​​‌‍​‌‌ ‌​‌‍‍​​ ‌‌‍ ​‌‍‌‌‌‍‌‍‌ ‌​‌​ ‌‌‍‌‌‌‍ ‍‌ ‌‌‌ ​ ​‍‌‌​ ‌‌‌​​‍‌‌ ‌‍‍ ‌‍‌‌‌ ‍‌​‍‌‌​ ​ ‌​‌​​‍‌‌​ ​ ‌​‌​​‍‌‌​ ​‍​ ​‍‌‍‌‍‌‍‌‍​ ‌​​ ‌‌‌‍‌‌​ ​ ‌‍‌‌‌‍​‌‌‍​ ​ ‍‌‌‍​ ​ ‍‌​‍‌‌​ ​‍​ ​‍​‍‌‌​ ‌‌‌​‌​​‍ ‍‌ ‌​‌‍‌‌‌ ‍​‌ ‌​​ ‌‍​‍‌‍​‌‌ ​ ‌‍‌‌‌‌‌‌‌ ​‍‌‍ ​​ ‌‌‍‍​‌ ‌​‌ ‌​‌ ​​​‍‌‌​ ​ ‌​​‌​‍‌‌​ ​‍‌​‌‍​‍‌‌​ ​‍‌​‌‍‌‍ ​‌‍ ‌‍​ ‌‍​‌‌‍ ​‌‍‍​‌‍ ‌ ​ ‌ ‌​​‍‌‌​ ​ ‌​​‌​ ​ ​ ​ ​ ​ ​ ​ ​‍‌‍‌‍‍‌‌‍‌​​ ‌‌ ​ ‌‍‍‌‌ ‌​‌‍‌‌‌​‍​‌‍‌‌‌‍​‌‌‍‌​‌‍‌‌‌ ​‍​‍‌‍‌ ‌​‌ ‍‌‌ ​​‌‍‌‌​ ‌‌‍‍​‌‍‌‌‌‍​‌‌‍‌​‌‍‌‌‌ ​‍​‍‌‍‌ ​​‌‍​‌‌ ‌​‌‍‍​​ ‌‌‍ ​‌‍‌‌‌‍‌‍‌ ‌​‌​ ‌‌‍‌‌‌‍ ‍‌ ‌‌‌ ​ ​‍‌‌​ ‌‌‌​​‍‌‌ ‌‍‍ ‌‍‌‌‌ ‍‌​‍‌‌​ ​ ‌​‌​​‍‌‌​ ​ ‌​‌​​‍‌‌​ ​‍​ ​‍‌‍‌‍‌‍‌‍​ ‌​​ ‌‌‌‍‌‌​ ​ ‌‍‌‌‌‍​‌‌‍​ ​ ‍‌‌‍​ ​ ‍‌​‍‌‌​ ​‍​ ​‍​‍‌‌​ ‌‌‌​‌​​‍ ‍‌ ‌​‌‍‌‌‌ ‍​‌ ‌​​‍‌‍‌ ​​‌‍‌‌‌ ​‍‌ ​ ‌ ​​‌‍‌‌‌‍​ ‌ ‌​‌‍‍‌‌ ‌‍‌‍‌‌​ ‌‌ ​​‌ ‌‌‌‍​‍‌‍ ​‌‍‍‌‌ ​ ‌‍‍​‌‍‌‌‌‍‌​​‍​‍‌ ‌
About​​​​‌ ‍ ​‍​‍‌‍ ‌ ​‍‌‍‍‌‌‍‌ ‌‍‍‌‌‍ ‍​‍​‍​ ‍‍​‍​‍‌ ​ ‌‍​‌‌‍ ‍‌‍‍‌‌ ‌​‌ ‍‌​‍ ‍‌‍‍‌‌‍ ​‍​‍​‍ ​​‍​‍‌‍‍​‌ ​‍‌‍‌‌‌‍‌‍​‍​‍​ ‍‍​‍​‍‌‍‍​‌ ‌​‌ ‌​‌ ​​​ ‍‍​‍ ​‍ ‌‍ ​‌‍ ‌‍​ ‌‍​‌‌‍ ​‌‍‍​‌‍ ‌ ​ ‌ ‌​​ ‍‍​ ​ ​ ​ ​ ​ ​ ​ ​‍ ‌‍‍‌‌‍ ‍‌ ‌​‌‍‌‌‌‍ ‍‌ ‌​​‍ ‌‍‌‌‌‍‌​‌‍‍‌‌ ‌​​‍ ‌‍ ‌‌‍ ‌‍‌​‌‍‌‌​ ‌‌ ​​‌ ​‍‌‍‌‌‌ ​ ‌‍‌‌‌‍ ‍‌ ‌​‌‍​‌‌ ‌​‌‍‍‌‌‍ ‌‍ ‍​ ‍ ‌‍‍‌‌‍‌​​ ‌‌ ​ ‌‍‍‌‌ ‌​‌‍‌‌‌​‍​‌‍‌‌‌‍​‌‌‍‌​‌‍‌‌‌ ​‍​ ‍ ‌ ‌​‌ ‍‌‌ ​​‌‍‌‌​ ‌‌‍‍​‌‍‌‌‌‍​‌‌‍‌​‌‍‌‌‌ ​‍​ ‍ ‌ ​​‌‍​‌‌ ‌​‌‍‍​​ ‌‌ ​‍‌‍‍‌‌‍‌ ‌‍‍​‌ ‌​‌​ ‌‌‍‌‌‌‍ ‍‌ ‌‌‌ ​ ​‍‌‌​ ‌‌‌​​‍‌‌ ‌‍‍ ‌‍‌‌‌ ‍‌​‍‌‌​ ​ ‌​‌​​‍‌‌​ ​ ‌​‌​​‍‌‌​ ​‍​ ​‍​ ​‌​ ‌​​ ​ ‌‍​ ​ ‌‍‌‍​ ​ ‌ ​ ‌ ‌‍​‌‌‍‌‍​ ‌‍‌‍‌​​‍‌‌​ ​‍​ ​‍​‍‌‌​ ‌‌‌​‌​​‍ ‍‌ ‌​‌‍‌‌‌ ‍​‌ ‌​​ ‌‍​‍‌‍​‌‌ ​ ‌‍‌‌‌‌‌‌‌ ​‍‌‍ ​​ ‌‌‍‍​‌ ‌​‌ ‌​‌ ​​​‍‌‌​ ​ ‌​​‌​‍‌‌​ ​‍‌​‌‍​‍‌‌​ ​‍‌​‌‍‌‍ ​‌‍ ‌‍​ ‌‍​‌‌‍ ​‌‍‍​‌‍ ‌ ​ ‌ ‌​​‍‌‌​ ​ ‌​​‌​ ​ ​ ​ ​ ​ ​ ​ ​‍‌‍‌‍‍‌‌‍‌​​ ‌‌ ​ ‌‍‍‌‌ ‌​‌‍‌‌‌​‍​‌‍‌‌‌‍​‌‌‍‌​‌‍‌‌‌ ​‍​‍‌‍‌ ‌​‌ ‍‌‌ ​​‌‍‌‌​ ‌‌‍‍​‌‍‌‌‌‍​‌‌‍‌​‌‍‌‌‌ ​‍​‍‌‍‌ ​​‌‍​‌‌ ‌​‌‍‍​​ ‌‌ ​‍‌‍‍‌‌‍‌ ‌‍‍​‌ ‌​‌​ ‌‌‍‌‌‌‍ ‍‌ ‌‌‌ ​ ​‍‌‌​ ‌‌‌​​‍‌‌ ‌‍‍ ‌‍‌‌‌ ‍‌​‍‌‌​ ​ ‌​‌​​‍‌‌​ ​ ‌​‌​​‍‌‌​ ​‍​ ​‍​ ​‌​ ‌​​ ​ ‌‍​ ​ ‌‍‌‍​ ​ ‌ ​ ‌ ‌‍​‌‌‍‌‍​ ‌‍‌‍‌​​‍‌‌​ ​‍​ ​‍​‍‌‌​ ‌‌‌​‌​​‍ ‍‌ ‌​‌‍‌‌‌ ‍​‌ ‌​​‍‌‍‌ ​​‌‍‌‌‌ ​‍‌ ​ ‌ ​​‌‍‌‌‌‍​ ‌ ‌​‌‍‍‌‌ ‌‍‌‍‌‌​ ‌‌ ​​‌ ‌‌‌‍​‍‌‍ ​‌‍‍‌‌ ​ ‌‍‍​‌‍‌‌‌‍‌​​‍​‍‌ ‌
Calendar​​​​‌ ‍ ​‍​‍‌‍ ‌ ​‍‌‍‍‌‌‍‌ ‌‍‍‌‌‍ ‍​‍​‍​ ‍‍​‍​‍‌ ​ ‌‍​‌‌‍ ‍‌‍‍‌‌ ‌​‌ ‍‌​‍ ‍‌‍‍‌‌‍ ​‍​‍​‍ ​​‍​‍‌‍‍​‌ ​‍‌‍‌‌‌‍‌‍​‍​‍​ ‍‍​‍​‍‌‍‍​‌ ‌​‌ ‌​‌ ​​​ ‍‍​‍ ​‍ ‌‍ ​‌‍ ‌‍​ ‌‍​‌‌‍ ​‌‍‍​‌‍ ‌ ​ ‌ ‌​​ ‍‍​ ​ ​ ​ ​ ​ ​ ​ ​‍ ‌‍‍‌‌‍ ‍‌ ‌​‌‍‌‌‌‍ ‍‌ ‌​​‍ ‌‍‌‌‌‍‌​‌‍‍‌‌ ‌​​‍ ‌‍ ‌‌‍ ‌‍‌​‌‍‌‌​ ‌‌ ​​‌ ​‍‌‍‌‌‌ ​ ‌‍‌‌‌‍ ‍‌ ‌​‌‍​‌‌ ‌​‌‍‍‌‌‍ ‌‍ ‍​ ‍ ‌‍‍‌‌‍‌​​ ‌‌ ​ ‌‍‍‌‌ ‌​‌‍‌‌‌​‍​‌‍‌‌‌‍​‌‌‍‌​‌‍‌‌‌ ​‍​ ‍ ‌ ‌​‌ ‍‌‌ ​​‌‍‌‌​ ‌‌‍‍​‌‍‌‌‌‍​‌‌‍‌​‌‍‌‌‌ ​‍​ ‍ ‌ ​​‌‍​‌‌ ‌​‌‍‍​​ ‌‌ ​‍‌‍‍‌‌‍‌ ‌‍‍​‌ ‌​‌​ ‌‌‍‌‌‌‍ ‍‌ ‌‌‌ ​ ​‍‌‌​ ‌‌‌​​‍‌‌ ‌‍‍ ‌‍‌‌‌ ‍‌​‍‌‌​ ​ ‌​‌​​‍‌‌​ ​ ‌​‌​​‍‌‌​ ​‍​ ​‍​ ‍​​ ​‌​ ​‍​ ‌ ​ ​​​ ​‍​ ​‍‌‍‌‍​ ‌​​ ‍​​ ​‍​ ​​​‍‌‌​ ​‍​ ​‍​‍‌‌​ ‌‌‌​‌​​‍ ‍‌ ‌​‌‍‌‌‌ ‍​‌ ‌​​ ‌‍​‍‌‍​‌‌ ​ ‌‍‌‌‌‌‌‌‌ ​‍‌‍ ​​ ‌‌‍‍​‌ ‌​‌ ‌​‌ ​​​‍‌‌​ ​ ‌​​‌​‍‌‌​ ​‍‌​‌‍​‍‌‌​ ​‍‌​‌‍‌‍ ​‌‍ ‌‍​ ‌‍​‌‌‍ ​‌‍‍​‌‍ ‌ ​ ‌ ‌​​‍‌‌​ ​ ‌​​‌​ ​ ​ ​ ​ ​ ​ ​ ​‍‌‍‌‍‍‌‌‍‌​​ ‌‌ ​ ‌‍‍‌‌ ‌​‌‍‌‌‌​‍​‌‍‌‌‌‍​‌‌‍‌​‌‍‌‌‌ ​‍​‍‌‍‌ ‌​‌ ‍‌‌ ​​‌‍‌‌​ ‌‌‍‍​‌‍‌‌‌‍​‌‌‍‌​‌‍‌‌‌ ​‍​‍‌‍‌ ​​‌‍​‌‌ ‌​‌‍‍​​ ‌‌ ​‍‌‍‍‌‌‍‌ ‌‍‍​‌ ‌​‌​ ‌‌‍‌‌‌‍ ‍‌ ‌‌‌ ​ ​‍‌‌​ ‌‌‌​​‍‌‌ ‌‍‍ ‌‍‌‌‌ ‍‌​‍‌‌​ ​ ‌​‌​​‍‌‌​ ​ ‌​‌​​‍‌‌​ ​‍​ ​‍​ ‍​​ ​‌​ ​‍​ ‌ ​ ​​​ ​‍​ ​‍‌‍‌‍​ ‌​​ ‍​​ ​‍​ ​​​‍‌‌​ ​‍​ ​‍​‍‌‌​ ‌‌‌​‌​​‍ ‍‌ ‌​‌‍‌‌‌ ‍​‌ ‌​​‍‌‍‌ ​​‌‍‌‌‌ ​‍‌ ​ ‌ ​​‌‍‌‌‌‍​ ‌ ‌​‌‍‍‌‌ ‌‍‌‍‌‌​ ‌‌ ​​‌ ‌‌‌‍​‍‌‍ ​‌‍‍‌‌ ​ ‌‍‍​‌‍‌‌‌‍‌​​‍​‍‌ ‌
Support​​​​‌ ‍ ​‍​‍‌‍ ‌ ​‍‌‍‍‌‌‍‌ ‌‍‍‌‌‍ ‍​‍​‍​ ‍‍​‍​‍‌ ​ ‌‍​‌‌‍ ‍‌‍‍‌‌ ‌​‌ ‍‌​‍ ‍‌‍‍‌‌‍ ​‍​‍​‍ ​​‍​‍‌‍‍​‌ ​‍‌‍‌‌‌‍‌‍​‍​‍​ ‍‍​‍​‍‌‍‍​‌ ‌​‌ ‌​‌ ​​​ ‍‍​‍ ​‍ ‌‍ ​‌‍ ‌‍​ ‌‍​‌‌‍ ​‌‍‍​‌‍ ‌ ​ ‌ ‌​​ ‍‍​ ​ ​ ​ ​ ​ ​ ​ ​‍ ‌‍‍‌‌‍ ‍‌ ‌​‌‍‌‌‌‍ ‍‌ ‌​​‍ ‌‍‌‌‌‍‌​‌‍‍‌‌ ‌​​‍ ‌‍ ‌‌‍ ‌‍‌​‌‍‌‌​ ‌‌ ​​‌ ​‍‌‍‌‌‌ ​ ‌‍‌‌‌‍ ‍‌ ‌​‌‍​‌‌ ‌​‌‍‍‌‌‍ ‌‍ ‍​ ‍ ‌‍‍‌‌‍‌​​ ‌‌ ​ ‌‍‍‌‌ ‌​‌‍‌‌‌​‍​‌‍‌‌‌‍​‌‌‍‌​‌‍‌‌‌ ​‍​ ‍ ‌ ‌​‌ ‍‌‌ ​​‌‍‌‌​ ‌‌‍‍​‌‍‌‌‌‍​‌‌‍‌​‌‍‌‌‌ ​‍​ ‍ ‌ ​​‌‍​‌‌ ‌​‌‍‍​​ ‌‌ ​‍‌‍‍‌‌‍‌ ‌‍‍​‌ ‌​‌​ ‌‌‍‌‌‌‍ ‍‌ ‌‌‌ ​ ​‍‌‌​ ‌‌‌​​‍‌‌ ‌‍‍ ‌‍‌‌‌ ‍‌​‍‌‌​ ​ ‌​‌​​‍‌‌​ ​ ‌​‌​​‍‌‌​ ​‍​ ​‍​ ‍​​ ​‍​ ‌ ‌‍‌‌​ ​‌‌‍​‍‌‍‌​​ ‍‌​ ‌​‌‍​ ​ ‌ ​ ‌ ​‍‌‌​ ​‍​ ​‍​‍‌‌​ ‌‌‌​‌​​‍ ‍‌ ‌​‌‍‌‌‌ ‍​‌ ‌​​ ‌‍​‍‌‍​‌‌ ​ ‌‍‌‌‌‌‌‌‌ ​‍‌‍ ​​ ‌‌‍‍​‌ ‌​‌ ‌​‌ ​​​‍‌‌​ ​ ‌​​‌​‍‌‌​ ​‍‌​‌‍​‍‌‌​ ​‍‌​‌‍‌‍ ​‌‍ ‌‍​ ‌‍​‌‌‍ ​‌‍‍​‌‍ ‌ ​ ‌ ‌​​‍‌‌​ ​ ‌​​‌​ ​ ​ ​ ​ ​ ​ ​ ​‍‌‍‌‍‍‌‌‍‌​​ ‌‌ ​ ‌‍‍‌‌ ‌​‌‍‌‌‌​‍​‌‍‌‌‌‍​‌‌‍‌​‌‍‌‌‌ ​‍​‍‌‍‌ ‌​‌ ‍‌‌ ​​‌‍‌‌​ ‌‌‍‍​‌‍‌‌‌‍​‌‌‍‌​‌‍‌‌‌ ​‍​‍‌‍‌ ​​‌‍​‌‌ ‌​‌‍‍​​ ‌‌ ​‍‌‍‍‌‌‍‌ ‌‍‍​‌ ‌​‌​ ‌‌‍‌‌‌‍ ‍‌ ‌‌‌ ​ ​‍‌‌​ ‌‌‌​​‍‌‌ ‌‍‍ ‌‍‌‌‌ ‍‌​‍‌‌​ ​ ‌​‌​​‍‌‌​ ​ ‌​‌​​‍‌‌​ ​‍​ ​‍​ ‍​​ ​‍​ ‌ ‌‍‌‌​ ​‌‌‍​‍‌‍‌​​ ‍‌​ ‌​‌‍​ ​ ‌ ​ ‌ ​‍‌‌​ ​‍​ ​‍​‍‌‌​ ‌‌‌​‌​​‍ ‍‌ ‌​‌‍‌‌‌ ‍​‌ ‌​​‍‌‍‌ ​​‌‍‌‌‌ ​‍‌ ​ ‌ ​​‌‍‌‌‌‍​ ‌ ‌​‌‍‍‌‌ ‌‍‌‍‌‌​ ‌‌ ​​‌ ‌‌‌‍​‍‌‍ ​‌‍‍‌‌ ​ ‌‍‍​‌‍‌‌‌‍‌​​‍​‍‌ ‌
Open search modal
Open menu
Support
ESIP FAQs
Process / Implementation​​​​‌ ‍ ​‍​‍‌‍ ‌ ​‍‌‍‍‌‌‍‌ ‌‍‍‌‌‍ ‍​‍​‍​ ‍‍​‍​‍‌ ​ ‌‍​‌‌‍ ‍‌‍‍‌‌ ‌​‌ ‍‌​‍ ‍‌‍‍‌‌‍ ​‍​‍​‍ ​​‍​‍‌‍‍​‌ ​‍‌‍‌‌‌‍‌‍​‍​‍​ ‍‍​‍​‍‌‍‍​‌ ‌​‌ ‌​‌ ​​​ ‍‍​‍ ​‍ ‌‍ ​‌‍ ‌‍​ ‌‍​‌‌‍ ​‌‍‍​‌‍ ‌ ​ ‌ ‌​​ ‍‍​ ​ ​ ​ ​ ​ ​ ​ ​‍ ‌‍‍‌‌‍ ‍‌ ‌​‌‍‌‌‌‍ ‍‌ ‌​​‍ ‌‍‌‌‌‍‌​‌‍‍‌‌ ‌​​‍ ‌‍ ‌‌‍ ‌‍‌​‌‍‌‌​ ‌‌ ​​‌ ​‍‌‍‌‌‌ ​ ‌‍‌‌‌‍ ‍‌ ‌​‌‍​‌‌ ‌​‌‍‍‌‌‍ ‌‍ ‍​ ‍ ‌‍‍‌‌‍‌​​ ‌​ ​‌​ ‍‌​ ​​​ ‌ ‌‍‌​​ ​​​ ‌‌​ ‍​​‍ ‌​ ​​​ ​​​ ​‍‌‍​‌​‍ ‌​ ‌​​ ‌‍‌‍‌‌​ ‌‍​‍ ‌​ ‍‌​ ​‍​ ‌ ​ ​ ​‍ ‌​ ​ ​ ​​​ ​‌​ ‌‌​ ‌ ​ ‌‌​ ‍‌‌‍‌​‌‍‌‍​ ‌‍​ ‍​​ ‍​​ ‍ ‌ ‌​‌ ‍‌‌ ​​‌‍‌‌​ ‌‌‍‍​‌‍‌‌‌‍ ​‌ ​​‌‌‌​‌‍ ‌ ​​‌‍‍‌‌‍​ ​ ‍ ‌ ​​‌‍​‌‌ ‌​‌‍‍​​ ‌‌‍​ ‌‍ ‌‍ ‍‌ ‌​‌‍‌‌‌‍ ‍‌ ‌​​‍‌‌​ ‌‌‌​​‍‌‌ ‌‍‍ ‌‍‌‌‌ ‍‌​‍‌‌​ ​ ‌​‌​​‍‌‌​ ​ ‌​‌​​‍‌‌​ ​‍​ ​‍​ ​ ‌‍​‌‌‍​‌​ ‍‌‌‍‌‍‌‍‌‌​ ‌‌​ ​ ​ ​​​ ​​‌‍‌‌​ ‌‍​‍‌‌​ ​‍​ ​‍​‍‌‌​ ‌‌‌​‌​​‍ ‍‌‍‍‌‌ ‌​‌‍‌‌‌‍ ‌‌ ​ ​‍‌‌​ ‌‌‌​​‍‌‌ ‌‍‍ ‌‍‌‌‌ ‍‌​‍‌‌​ ​ ‌​‌​​‍‌‌​ ​ ‌​‌​​‍‌‌​ ​‍​ ​‍​ ‌‍​ ​‌​ ​‍​ ​ ‌‍​‍​ ​​​ ​‍‌‍‌‍​ ‍‌​ ‍‌​ ‌‌‌‍​ ​‍‌‌​ ​‍​ ​‍​‍‌‌​ ‌‌‌​‌​​‍ ‍‌‍‍​‌‍‌‌‌‍​‌‌‍‌​‌‍‍‌‌‍ ‍‌‍‌ ​ ‌‍​‍‌‍​‌‌ ​ ‌‍‌‌‌‌‌‌‌ ​‍‌‍ ​​ ‌‌‍‍​‌ ‌​‌ ‌​‌ ​​​‍‌‌​ ​ ‌​​‌​‍‌‌​ ​‍‌​‌‍​‍‌‌​ ​‍‌​‌‍‌‍ ​‌‍ ‌‍​ ‌‍​‌‌‍ ​‌‍‍​‌‍ ‌ ​ ‌ ‌​​‍‌‌​ ​ ‌​​‌​ ​ ​ ​ ​ ​ ​ ​ ​‍‌‍‌‍‍‌‌‍‌​​ ‌​ ​‌​ ‍‌​ ​​​ ‌ ‌‍‌​​ ​​​ ‌‌​ ‍​​‍ ‌​ ​​​ ​​​ ​‍‌‍​‌​‍ ‌​ ‌​​ ‌‍‌‍‌‌​ ‌‍​‍ ‌​ ‍‌​ ​‍​ ‌ ​ ​ ​‍ ‌​ ​ ​ ​​​ ​‌​ ‌‌​ ‌ ​ ‌‌​ ‍‌‌‍‌​‌‍‌‍​ ‌‍​ ‍​​ ‍​​‍‌‍‌ ‌​‌ ‍‌‌ ​​‌‍‌‌​ ‌‌‍‍​‌‍‌‌‌‍ ​‌ ​​‌‌‌​‌‍ ‌ ​​‌‍‍‌‌‍​ ​‍‌‍‌ ​​‌‍​‌‌ ‌​‌‍‍​​ ‌‌‍​ ‌‍ ‌‍ ‍‌ ‌​‌‍‌‌‌‍ ‍‌ ‌​​‍‌‌​ ‌‌‌​​‍‌‌ ‌‍‍ ‌‍‌‌‌ ‍‌​‍‌‌​ ​ ‌​‌​​‍‌‌​ ​ ‌​‌​​‍‌‌​ ​‍​ ​‍​ ​ ‌‍​‌‌‍​‌​ ‍‌‌‍‌‍‌‍‌‌​ ‌‌​ ​ ​ ​​​ ​​‌‍‌‌​ ‌‍​‍‌‌​ ​‍​ ​‍​‍‌‌​ ‌‌‌​‌​​‍ ‍‌‍‍‌‌ ‌​‌‍‌‌‌‍ ‌‌ ​ ​‍‌‌​ ‌‌‌​​‍‌‌ ‌‍‍ ‌‍‌‌‌ ‍‌​‍‌‌​ ​ ‌​‌​​‍‌‌​ ​ ‌​‌​​‍‌‌​ ​‍​ ​‍​ ‌‍​ ​‌​ ​‍​ ​ ‌‍​‍​ ​​​ ​‍‌‍‌‍​ ‍‌​ ‍‌​ ‌‌‌‍​ ​‍‌‌​ ​‍​ ​‍​‍‌‌​ ‌‌‌​‌​​‍ ‍‌‍‍​‌‍‌‌‌‍​‌‌‍‌​‌‍‍‌‌‍ ‍‌‍‌ ​‍‌‍‌ ​​‌‍‌‌‌ ​‍‌ ​ ‌ ​​‌‍‌‌‌‍​ ‌ ‌​‌‍‍‌‌ ‌‍‌‍‌‌​ ‌‌ ​​‌ ‌‌‌‍​‍‌‍ ​‌‍‍‌‌ ​ ‌‍‍​‌‍‌‌‌‍‌​​‍​‍‌ ‌
Preliminary Energy Audit​​​​‌ ‍ ​‍​‍‌‍ ‌ ​‍‌‍‍‌‌‍‌ ‌‍‍‌‌‍ ‍​‍​‍​ ‍‍​‍​‍‌ ​ ‌‍​‌‌‍ ‍‌‍‍‌‌ ‌​‌ ‍‌​‍ ‍‌‍‍‌‌‍ ​‍​‍​‍ ​​‍​‍‌‍‍​‌ ​‍‌‍‌‌‌‍‌‍​‍​‍​ ‍‍​‍​‍‌‍‍​‌ ‌​‌ ‌​‌ ​​​ ‍‍​‍ ​‍ ‌‍ ​‌‍ ‌‍​ ‌‍​‌‌‍ ​‌‍‍​‌‍ ‌ ​ ‌ ‌​​ ‍‍​ ​ ​ ​ ​ ​ ​ ​ ​‍ ‌‍‍‌‌‍ ‍‌ ‌​‌‍‌‌‌‍ ‍‌ ‌​​‍ ‌‍‌‌‌‍‌​‌‍‍‌‌ ‌​​‍ ‌‍ ‌‌‍ ‌‍‌​‌‍‌‌​ ‌‌ ​​‌ ​‍‌‍‌‌‌ ​ ‌‍‌‌‌‍ ‍‌ ‌​‌‍​‌‌ ‌​‌‍‍‌‌‍ ‌‍ ‍​ ‍ ‌‍‍‌‌‍‌​​ ‌​ ​‌​ ‍‌​ ​​​ ‌ ‌‍‌​​ ​​​ ‌‌​ ‍​​‍ ‌​ ​​​ ​​​ ​‍‌‍​‌​‍ ‌​ ‌​​ ‌‍‌‍‌‌​ ‌‍​‍ ‌​ ‍‌​ ​‍​ ‌ ​ ​ ​‍ ‌​ ​ ​ ​​​ ​‌​ ‌‌​ ‌ ​ ‌‌​ ‍‌‌‍‌​‌‍‌‍​ ‌‍​ ‍​​ ‍​​ ‍ ‌ ‌​‌ ‍‌‌ ​​‌‍‌‌​ ‌‌‍‍​‌‍‌‌‌‍ ​‌ ​​‌‌‌​‌‍ ‌ ​​‌‍‍‌‌‍​ ​ ‍ ‌ ​​‌‍​‌‌ ‌​‌‍‍​​ ‌‌‍​ ‌‍ ‌‍ ‍‌ ‌​‌‍‌‌‌‍ ‍‌ ‌​​‍‌‌​ ‌‌‌​​‍‌‌ ‌‍‍ ‌‍‌‌‌ ‍‌​‍‌‌​ ​ ‌​‌​​‍‌‌​ ​ ‌​‌​​‍‌‌​ ​‍​ ​‍​ ​ ‌‍​‌‌‍​‌​ ‍‌‌‍‌‍‌‍‌‌​ ‌‌​ ​ ​ ​​​ ​​‌‍‌‌​ ‌‍​‍‌‌​ ​‍​ ​‍​‍‌‌​ ‌‌‌​‌​​‍ ‍‌‍‍‌‌ ‌​‌‍‌‌‌‍ ‌‌ ​ ​‍‌‌​ ‌‌‌​​‍‌‌ ‌‍‍ ‌‍‌‌‌ ‍‌​‍‌‌​ ​ ‌​‌​​‍‌‌​ ​ ‌​‌​​‍‌‌​ ​‍​ ​‍​ ​‍‌‍‌‌‌‍​‍​ ‌ ​ ‌​‌‍‌‌​ ‍​​ ‌‌‌‍​ ​ ‍​‌‍​‍​ ‌ ​‍‌‌​ ​‍​ ​‍​‍‌‌​ ‌‌‌​‌​​‍ ‍‌‍‍​‌‍‌‌‌‍​‌‌‍‌​‌‍‍‌‌‍ ‍‌‍‌ ​ ‌‍​‍‌‍​‌‌ ​ ‌‍‌‌‌‌‌‌‌ ​‍‌‍ ​​ ‌‌‍‍​‌ ‌​‌ ‌​‌ ​​​‍‌‌​ ​ ‌​​‌​‍‌‌​ ​‍‌​‌‍​‍‌‌​ ​‍‌​‌‍‌‍ ​‌‍ ‌‍​ ‌‍​‌‌‍ ​‌‍‍​‌‍ ‌ ​ ‌ ‌​​‍‌‌​ ​ ‌​​‌​ ​ ​ ​ ​ ​ ​ ​ ​‍‌‍‌‍‍‌‌‍‌​​ ‌​ ​‌​ ‍‌​ ​​​ ‌ ‌‍‌​​ ​​​ ‌‌​ ‍​​‍ ‌​ ​​​ ​​​ ​‍‌‍​‌​‍ ‌​ ‌​​ ‌‍‌‍‌‌​ ‌‍​‍ ‌​ ‍‌​ ​‍​ ‌ ​ ​ ​‍ ‌​ ​ ​ ​​​ ​‌​ ‌‌​ ‌ ​ ‌‌​ ‍‌‌‍‌​‌‍‌‍​ ‌‍​ ‍​​ ‍​​‍‌‍‌ ‌​‌ ‍‌‌ ​​‌‍‌‌​ ‌‌‍‍​‌‍‌‌‌‍ ​‌ ​​‌‌‌​‌‍ ‌ ​​‌‍‍‌‌‍​ ​‍‌‍‌ ​​‌‍​‌‌ ‌​‌‍‍​​ ‌‌‍​ ‌‍ ‌‍ ‍‌ ‌​‌‍‌‌‌‍ ‍‌ ‌​​‍‌‌​ ‌‌‌​​‍‌‌ ‌‍‍ ‌‍‌‌‌ ‍‌​‍‌‌​ ​ ‌​‌​​‍‌‌​ ​ ‌​‌​​‍‌‌​ ​‍​ ​‍​ ​ ‌‍​‌‌‍​‌​ ‍‌‌‍‌‍‌‍‌‌​ ‌‌​ ​ ​ ​​​ ​​‌‍‌‌​ ‌‍​‍‌‌​ ​‍​ ​‍​‍‌‌​ ‌‌‌​‌​​‍ ‍‌‍‍‌‌ ‌​‌‍‌‌‌‍ ‌‌ ​ ​‍‌‌​ ‌‌‌​​‍‌‌ ‌‍‍ ‌‍‌‌‌ ‍‌​‍‌‌​ ​ ‌​‌​​‍‌‌​ ​ ‌​‌​​‍‌‌​ ​‍​ ​‍​ ​‍‌‍‌‌‌‍​‍​ ‌ ​ ‌​‌‍‌‌​ ‍​​ ‌‌‌‍​ ​ ‍​‌‍​‍​ ‌ ​‍‌‌​ ​‍​ ​‍​‍‌‌​ ‌‌‌​‌​​‍ ‍‌‍‍​‌‍‌‌‌‍​‌‌‍‌​‌‍‍‌‌‍ ‍‌‍‌ ​‍‌‍‌ ​​‌‍‌‌‌ ​‍‌ ​ ‌ ​​‌‍‌‌‌‍​ ‌ ‌​‌‍‍‌‌ ‌‍‌‍‌‌​ ‌‌ ​​‌ ‌‌‌‍​‍‌‍ ​‌‍‍‌‌ ​ ‌‍‍​‌‍‌‌‌‍‌​​‍​‍‌ ‌
Expenses and Financing​​​​‌ ‍ ​‍​‍‌‍ ‌ ​‍‌‍‍‌‌‍‌ ‌‍‍‌‌‍ ‍​‍​‍​ ‍‍​‍​‍‌ ​ ‌‍​‌‌‍ ‍‌‍‍‌‌ ‌​‌ ‍‌​‍ ‍‌‍‍‌‌‍ ​‍​‍​‍ ​​‍​‍‌‍‍​‌ ​‍‌‍‌‌‌‍‌‍​‍​‍​ ‍‍​‍​‍‌‍‍​‌ ‌​‌ ‌​‌ ​​​ ‍‍​‍ ​‍ ‌‍ ​‌‍ ‌‍​ ‌‍​‌‌‍ ​‌‍‍​‌‍ ‌ ​ ‌ ‌​​ ‍‍​ ​ ​ ​ ​ ​ ​ ​ ​‍ ‌‍‍‌‌‍ ‍‌ ‌​‌‍‌‌‌‍ ‍‌ ‌​​‍ ‌‍‌‌‌‍‌​‌‍‍‌‌ ‌​​‍ ‌‍ ‌‌‍ ‌‍‌​‌‍‌‌​ ‌‌ ​​‌ ​‍‌‍‌‌‌ ​ ‌‍‌‌‌‍ ‍‌ ‌​‌‍​‌‌ ‌​‌‍‍‌‌‍ ‌‍ ‍​ ‍ ‌‍‍‌‌‍‌​​ ‌​ ​‌​ ‍‌​ ​​​ ‌ ‌‍‌​​ ​​​ ‌‌​ ‍​​‍ ‌​ ​​​ ​​​ ​‍‌‍​‌​‍ ‌​ ‌​​ ‌‍‌‍‌‌​ ‌‍​‍ ‌​ ‍‌​ ​‍​ ‌ ​ ​ ​‍ ‌​ ​ ​ ​​​ ​‌​ ‌‌​ ‌ ​ ‌‌​ ‍‌‌‍‌​‌‍‌‍​ ‌‍​ ‍​​ ‍​​ ‍ ‌ ‌​‌ ‍‌‌ ​​‌‍‌‌​ ‌‌‍‍​‌‍‌‌‌‍ ​‌ ​​‌‌‌​‌‍ ‌ ​​‌‍‍‌‌‍​ ​ ‍ ‌ ​​‌‍​‌‌ ‌​‌‍‍​​ ‌‌‍​ ‌‍ ‌‍ ‍‌ ‌​‌‍‌‌‌‍ ‍‌ ‌​​‍‌‌​ ‌‌‌​​‍‌‌ ‌‍‍ ‌‍‌‌‌ ‍‌​‍‌‌​ ​ ‌​‌​​‍‌‌​ ​ ‌​‌​​‍‌‌​ ​‍​ ​‍​ ​ ‌‍​‌‌‍​‌​ ‍‌‌‍‌‍‌‍‌‌​ ‌‌​ ​ ​ ​​​ ​​‌‍‌‌​ ‌‍​‍‌‌​ ​‍​ ​‍​‍‌‌​ ‌‌‌​‌​​‍ ‍‌‍‍‌‌ ‌​‌‍‌‌‌‍ ‌‌ ​ ​‍‌‌​ ‌‌‌​​‍‌‌ ‌‍‍ ‌‍‌‌‌ ‍‌​‍‌‌​ ​ ‌​‌​​‍‌‌​ ​ ‌​‌​​‍‌‌​ ​‍​ ​‍​ ‍​​ ‍​‌‍‌‍​ ‌ ​ ​‌​ ‌‍​ ​‍​ ‌‌‌‍‌‌‌‍​ ​ ‍​‌‍​ ​‍‌‌​ ​‍​ ​‍​‍‌‌​ ‌‌‌​‌​​‍ ‍‌‍‍​‌‍‌‌‌‍​‌‌‍‌​‌‍‍‌‌‍ ‍‌‍‌ ​ ‌‍​‍‌‍​‌‌ ​ ‌‍‌‌‌‌‌‌‌ ​‍‌‍ ​​ ‌‌‍‍​‌ ‌​‌ ‌​‌ ​​​‍‌‌​ ​ ‌​​‌​‍‌‌​ ​‍‌​‌‍​‍‌‌​ ​‍‌​‌‍‌‍ ​‌‍ ‌‍​ ‌‍​‌‌‍ ​‌‍‍​‌‍ ‌ ​ ‌ ‌​​‍‌‌​ ​ ‌​​‌​ ​ ​ ​ ​ ​ ​ ​ ​‍‌‍‌‍‍‌‌‍‌​​ ‌​ ​‌​ ‍‌​ ​​​ ‌ ‌‍‌​​ ​​​ ‌‌​ ‍​​‍ ‌​ ​​​ ​​​ ​‍‌‍​‌​‍ ‌​ ‌​​ ‌‍‌‍‌‌​ ‌‍​‍ ‌​ ‍‌​ ​‍​ ‌ ​ ​ ​‍ ‌​ ​ ​ ​​​ ​‌​ ‌‌​ ‌ ​ ‌‌​ ‍‌‌‍‌​‌‍‌‍​ ‌‍​ ‍​​ ‍​​‍‌‍‌ ‌​‌ ‍‌‌ ​​‌‍‌‌​ ‌‌‍‍​‌‍‌‌‌‍ ​‌ ​​‌‌‌​‌‍ ‌ ​​‌‍‍‌‌‍​ ​‍‌‍‌ ​​‌‍​‌‌ ‌​‌‍‍​​ ‌‌‍​ ‌‍ ‌‍ ‍‌ ‌​‌‍‌‌‌‍ ‍‌ ‌​​‍‌‌​ ‌‌‌​​‍‌‌ ‌‍‍ ‌‍‌‌‌ ‍‌​‍‌‌​ ​ ‌​‌​​‍‌‌​ ​ ‌​‌​​‍‌‌​ ​‍​ ​‍​ ​ ‌‍​‌‌‍​‌​ ‍‌‌‍‌‍‌‍‌‌​ ‌‌​ ​ ​ ​​​ ​​‌‍‌‌​ ‌‍​‍‌‌​ ​‍​ ​‍​‍‌‌​ ‌‌‌​‌​​‍ ‍‌‍‍‌‌ ‌​‌‍‌‌‌‍ ‌‌ ​ ​‍‌‌​ ‌‌‌​​‍‌‌ ‌‍‍ ‌‍‌‌‌ ‍‌​‍‌‌​ ​ ‌​‌​​‍‌‌​ ​ ‌​‌​​‍‌‌​ ​‍​ ​‍​ ‍​​ ‍​‌‍‌‍​ ‌ ​ ​‌​ ‌‍​ ​‍​ ‌‌‌‍‌‌‌‍​ ​ ‍​‌‍​ ​‍‌‌​ ​‍​ ​‍​‍‌‌​ ‌‌‌​‌​​‍ ‍‌‍‍​‌‍‌‌‌‍​‌‌‍‌​‌‍‍‌‌‍ ‍‌‍‌ ​‍‌‍‌ ​​‌‍‌‌‌ ​‍‌ ​ ‌ ​​‌‍‌‌‌‍​ ‌ ‌​‌‍‍‌‌ ‌‍‌‍‌‌​ ‌‌ ​​‌ ‌‌‌‍​‍‌‍ ​‌‍‍‌‌ ​ ‌‍‍​‌‍‌‌‌‍‌​​‍​‍‌ ‌
Solar​​​​‌ ‍ ​‍​‍‌‍ ‌ ​‍‌‍‍‌‌‍‌ ‌‍‍‌‌‍ ‍​‍​‍​ ‍‍​‍​‍‌ ​ ‌‍​‌‌‍ ‍‌‍‍‌‌ ‌​‌ ‍‌​‍ ‍‌‍‍‌‌‍ ​‍​‍​‍ ​​‍​‍‌‍‍​‌ ​‍‌‍‌‌‌‍‌‍​‍​‍​ ‍‍​‍​‍‌‍‍​‌ ‌​‌ ‌​‌ ​​​ ‍‍​‍ ​‍ ‌‍ ​‌‍ ‌‍​ ‌‍​‌‌‍ ​‌‍‍​‌‍ ‌ ​ ‌ ‌​​ ‍‍​ ​ ​ ​ ​ ​ ​ ​ ​‍ ‌‍‍‌‌‍ ‍‌ ‌​‌‍‌‌‌‍ ‍‌ ‌​​‍ ‌‍‌‌‌‍‌​‌‍‍‌‌ ‌​​‍ ‌‍ ‌‌‍ ‌‍‌​‌‍‌‌​ ‌‌ ​​‌ ​‍‌‍‌‌‌ ​ ‌‍‌‌‌‍ ‍‌ ‌​‌‍​‌‌ ‌​‌‍‍‌‌‍ ‌‍ ‍​ ‍ ‌‍‍‌‌‍‌​​ ‌​ ​‌​ ‍‌​ ​​​ ‌ ‌‍‌​​ ​​​ ‌‌​ ‍​​‍ ‌​ ​​​ ​​​ ​‍‌‍​‌​‍ ‌​ ‌​​ ‌‍‌‍‌‌​ ‌‍​‍ ‌​ ‍‌​ ​‍​ ‌ ​ ​ ​‍ ‌​ ​ ​ ​​​ ​‌​ ‌‌​ ‌ ​ ‌‌​ ‍‌‌‍‌​‌‍‌‍​ ‌‍​ ‍​​ ‍​​ ‍ ‌ ‌​‌ ‍‌‌ ​​‌‍‌‌​ ‌‌‍‍​‌‍‌‌‌‍ ​‌ ​​‌‌‌​‌‍ ‌ ​​‌‍‍‌‌‍​ ​ ‍ ‌ ​​‌‍​‌‌ ‌​‌‍‍​​ ‌‌‍​ ‌‍ ‌‍ ‍‌ ‌​‌‍‌‌‌‍ ‍‌ ‌​​‍‌‌​ ‌‌‌​​‍‌‌ ‌‍‍ ‌‍‌‌‌ ‍‌​‍‌‌​ ​ ‌​‌​​‍‌‌​ ​ ‌​‌​​‍‌‌​ ​‍​ ​‍​ ​ ‌‍​‌‌‍​‌​ ‍‌‌‍‌‍‌‍‌‌​ ‌‌​ ​ ​ ​​​ ​​‌‍‌‌​ ‌‍​‍‌‌​ ​‍​ ​‍​‍‌‌​ ‌‌‌​‌​​‍ ‍‌‍‍‌‌ ‌​‌‍‌‌‌‍ ‌‌ ​ ​‍‌‌​ ‌‌‌​​‍‌‌ ‌‍‍ ‌‍‌‌‌ ‍‌​‍‌‌​ ​ ‌​‌​​‍‌‌​ ​ ‌​‌​​‍‌‌​ ​‍​ ​‍​ ‌‍‌‍‌​‌‍​ ‌‍‌‍‌‍‌​‌‍‌‍‌‍​‍​ ​‍​ ​‍​ ‌‌‌‍‌‌​ ‌ ​‍‌‌​ ​‍​ ​‍​‍‌‌​ ‌‌‌​‌​​‍ ‍‌‍‍​‌‍‌‌‌‍​‌‌‍‌​‌‍‍‌‌‍ ‍‌‍‌ ​ ‌‍​‍‌‍​‌‌ ​ ‌‍‌‌‌‌‌‌‌ ​‍‌‍ ​​ ‌‌‍‍​‌ ‌​‌ ‌​‌ ​​​‍‌‌​ ​ ‌​​‌​‍‌‌​ ​‍‌​‌‍​‍‌‌​ ​‍‌​‌‍‌‍ ​‌‍ ‌‍​ ‌‍​‌‌‍ ​‌‍‍​‌‍ ‌ ​ ‌ ‌​​‍‌‌​ ​ ‌​​‌​ ​ ​ ​ ​ ​ ​ ​ ​‍‌‍‌‍‍‌‌‍‌​​ ‌​ ​‌​ ‍‌​ ​​​ ‌ ‌‍‌​​ ​​​ ‌‌​ ‍​​‍ ‌​ ​​​ ​​​ ​‍‌‍​‌​‍ ‌​ ‌​​ ‌‍‌‍‌‌​ ‌‍​‍ ‌​ ‍‌​ ​‍​ ‌ ​ ​ ​‍ ‌​ ​ ​ ​​​ ​‌​ ‌‌​ ‌ ​ ‌‌​ ‍‌‌‍‌​‌‍‌‍​ ‌‍​ ‍​​ ‍​​‍‌‍‌ ‌​‌ ‍‌‌ ​​‌‍‌‌​ ‌‌‍‍​‌‍‌‌‌‍ ​‌ ​​‌‌‌​‌‍ ‌ ​​‌‍‍‌‌‍​ ​‍‌‍‌ ​​‌‍​‌‌ ‌​‌‍‍​​ ‌‌‍​ ‌‍ ‌‍ ‍‌ ‌​‌‍‌‌‌‍ ‍‌ ‌​​‍‌‌​ ‌‌‌​​‍‌‌ ‌‍‍ ‌‍‌‌‌ ‍‌​‍‌‌​ ​ ‌​‌​​‍‌‌​ ​ ‌​‌​​‍‌‌​ ​‍​ ​‍​ ​ ‌‍​‌‌‍​‌​ ‍‌‌‍‌‍‌‍‌‌​ ‌‌​ ​ ​ ​​​ ​​‌‍‌‌​ ‌‍​‍‌‌​ ​‍​ ​‍​‍‌‌​ ‌‌‌​‌​​‍ ‍‌‍‍‌‌ ‌​‌‍‌‌‌‍ ‌‌ ​ ​‍‌‌​ ‌‌‌​​‍‌‌ ‌‍‍ ‌‍‌‌‌ ‍‌​‍‌‌​ ​ ‌​‌​​‍‌‌​ ​ ‌​‌​​‍‌‌​ ​‍​ ​‍​ ‌‍‌‍‌​‌‍​ ‌‍‌‍‌‍‌​‌‍‌‍‌‍​‍​ ​‍​ ​‍​ ‌‌‌‍‌‌​ ‌ ​‍‌‌​ ​‍​ ​‍​‍‌‌​ ‌‌‌​‌​​‍ ‍‌‍‍​‌‍‌‌‌‍​‌‌‍‌​‌‍‍‌‌‍ ‍‌‍‌ ​‍‌‍‌ ​​‌‍‌‌‌ ​‍‌ ​ ‌ ​​‌‍‌‌‌‍​ ‌ ‌​‌‍‍‌‌ ‌‍‌‍‌‌​ ‌‌ ​​‌ ‌‌‌‍​‍‌‍ ​‌‍‍‌‌ ​ ‌‍‍​‌‍‌‌‌‍‌​​‍​‍‌ ‌
Related Help Topics
See all help topics
Workforce Development Reimbursement FAQs​​​​‌ ‍ ​‍​‍‌‍ ‌ ​‍‌‍‍‌‌‍‌ ‌‍‍‌‌‍ ‍​‍​‍​ ‍‍​‍​‍‌ ​ ‌‍​‌‌‍ ‍‌‍‍‌‌ ‌​‌ ‍‌​‍ ‍‌‍‍‌‌‍ ​‍​‍​‍ ​​‍​‍‌‍‍​‌ ​‍‌‍‌‌‌‍‌‍​‍​‍​ ‍‍​‍​‍‌‍‍​‌ ‌​‌ ‌​‌ ​​​ ‍‍​‍ ​‍ ‌‍ ​‌‍ ‌‍​ ‌‍​‌‌‍ ​‌‍‍​‌‍ ‌ ​ ‌ ‌​​ ‍‍​ ​ ​ ​ ​ ​ ​ ​ ​‍ ‌‍‍‌‌‍ ‍‌ ‌​‌‍‌‌‌‍ ‍‌ ‌​​‍ ‌‍‌‌‌‍‌​‌‍‍‌‌ ‌​​‍ ‌‍ ‌‌‍ ‌‍‌​‌‍‌‌​ ‌‌ ​​‌ ​‍‌‍‌‌‌ ​ ‌‍‌‌‌‍ ‍‌ ‌​‌‍​‌‌ ‌​‌‍‍‌‌‍ ‌‍ ‍​ ‍ ‌‍‍‌‌‍‌​​ ‌​ ​ ​ ​‍‌‍‌‍‌‍‌‍​ ‌ ‌‍​ ‌‍‌‌​ ‌‍​‍ ‌​ ​ ​ ​‍​ ​ ​ ​​​‍ ‌​ ‌​‌‍‌‍​ ​ ‌‍‌​​‍ ‌‌‍​‌‌‍​‍​ ​ ​ ‌ ​‍ ‌​ ​‌‌‍‌‍​ ‍​‌‍​ ​ ‍‌‌‍​‍​ ‌‌​ ‍​​ ‌‍‌‍​ ‌‍‌‍‌‍​‌​ ‍ ‌ ‌​‌ ‍‌‌ ​​‌‍‌‌​ ‌‌‍‍​‌‍‌‌‌‍ ​‌ ​​‌‌‌​‌‍ ‌ ​​‌‍‍‌‌‍​ ​ ‍ ‌ ​​‌‍​‌‌ ‌​‌‍‍​​ ‌‌ ‌​‌‍‍‌‌ ‌​‌‍ ​‌‍‌‌​ ‌‍​‍‌‍​‌‌ ​ ‌‍‌‌‌‌‌‌‌ ​‍‌‍ ​​ ‌‌‍‍​‌ ‌​‌ ‌​‌ ​​​‍‌‌​ ​ ‌​​‌​‍‌‌​ ​‍‌​‌‍​‍‌‌​ ​‍‌​‌‍‌‍ ​‌‍ ‌‍​ ‌‍​‌‌‍ ​‌‍‍​‌‍ ‌ ​ ‌ ‌​​‍‌‌​ ​ ‌​​‌​ ​ ​ ​ ​ ​ ​ ​ ​‍‌‍‌‍‍‌‌‍‌​​ ‌​ ​ ​ ​‍‌‍‌‍‌‍‌‍​ ‌ ‌‍​ ‌‍‌‌​ ‌‍​‍ ‌​ ​ ​ ​‍​ ​ ​ ​​​‍ ‌​ ‌​‌‍‌‍​ ​ ‌‍‌​​‍ ‌‌‍​‌‌‍​‍​ ​ ​ ‌ ​‍ ‌​ ​‌‌‍‌‍​ ‍​‌‍​ ​ ‍‌‌‍​‍​ ‌‌​ ‍​​ ‌‍‌‍​ ‌‍‌‍‌‍​‌​‍‌‍‌ ‌​‌ ‍‌‌ ​​‌‍‌‌​ ‌‌‍‍​‌‍‌‌‌‍ ​‌ ​​‌‌‌​‌‍ ‌ ​​‌‍‍‌‌‍​ ​‍‌‍‌ ​​‌‍​‌‌ ‌​‌‍‍​​ ‌‌ ‌​‌‍‍‌‌ ‌​‌‍ ​‌‍‌‌​‍‌‍‌ ​​‌‍‌‌‌ ​‍‌ ​ ‌ ​​‌‍‌‌‌‍​ ‌ ‌​‌‍‍‌‌ ‌‍‌‍‌‌​ ‌‌ ​​‌ ‌‌‌‍​‍‌‍ ​‌‍‍‌‌ ​ ‌‍‍​‌‍‌‌‌‍‌​​‍​‍‌ ‌
Energy Assistance Days​​​​‌ ‍ ​‍​‍‌‍ ‌ ​‍‌‍‍‌‌‍‌ ‌‍‍‌‌‍ ‍​‍​‍​ ‍‍​‍​‍‌ ​ ‌‍​‌‌‍ ‍‌‍‍‌‌ ‌​‌ ‍‌​‍ ‍‌‍‍‌‌‍ ​‍​‍​‍ ​​‍​‍‌‍‍​‌ ​‍‌‍‌‌‌‍‌‍​‍​‍​ ‍‍​‍​‍‌‍‍​‌ ‌​‌ ‌​‌ ​​​ ‍‍​‍ ​‍ ‌‍ ​‌‍ ‌‍​ ‌‍​‌‌‍ ​‌‍‍​‌‍ ‌ ​ ‌ ‌​​ ‍‍​ ​ ​ ​ ​ ​ ​ ​ ​‍ ‌‍‍‌‌‍ ‍‌ ‌​‌‍‌‌‌‍ ‍‌ ‌​​‍ ‌‍‌‌‌‍‌​‌‍‍‌‌ ‌​​‍ ‌‍ ‌‌‍ ‌‍‌​‌‍‌‌​ ‌‌ ​​‌ ​‍‌‍‌‌‌ ​ ‌‍‌‌‌‍ ‍‌ ‌​‌‍​‌‌ ‌​‌‍‍‌‌‍ ‌‍ ‍​ ‍ ‌‍‍‌‌‍‌​​ ‌​ ​ ‌‍‌‍​ ​ ​ ‌​​ ​ ‌‍‌​​ ‌ ​ ‌‍​‍ ‌‌‍​ ​ ‌‍‌‍​‍​ ​‍​‍ ‌​ ‌​​ ‌‌‌‍‌​​ ‍​​‍ ‌​ ‍​‌‍​‍‌‍‌‍‌‍​ ​‍ ‌‌‍‌​‌‍‌​​ ​‌​ ​​‌‍‌​‌‍​‌​ ‌‌​ ‌‍​ ​‌​ ‌‌​ ‍‌​ ‌​​ ‍ ‌ ‌​‌ ‍‌‌ ​​‌‍‌‌​ ‌‌‍‍​‌‍‌‌‌‍ ​‌ ​​‌‌‌​‌‍ ‌ ​​‌‍‍‌‌‍​ ​ ‍ ‌ ​​‌‍​‌‌ ‌​‌‍‍​​ ‌‌ ‌​‌‍‍‌‌ ‌​‌‍ ​‌‍‌‌​ ‌‍​‍‌‍​‌‌ ​ ‌‍‌‌‌‌‌‌‌ ​‍‌‍ ​​ ‌‌‍‍​‌ ‌​‌ ‌​‌ ​​​‍‌‌​ ​ ‌​​‌​‍‌‌​ ​‍‌​‌‍​‍‌‌​ ​‍‌​‌‍‌‍ ​‌‍ ‌‍​ ‌‍​‌‌‍ ​‌‍‍​‌‍ ‌ ​ ‌ ‌​​‍‌‌​ ​ ‌​​‌​ ​ ​ ​ ​ ​ ​ ​ ​‍‌‍‌‍‍‌‌‍‌​​ ‌​ ​ ‌‍‌‍​ ​ ​ ‌​​ ​ ‌‍‌​​ ‌ ​ ‌‍​‍ ‌‌‍​ ​ ‌‍‌‍​‍​ ​‍​‍ ‌​ ‌​​ ‌‌‌‍‌​​ ‍​​‍ ‌​ ‍​‌‍​‍‌‍‌‍‌‍​ ​‍ ‌‌‍‌​‌‍‌​​ ​‌​ ​​‌‍‌​‌‍​‌​ ‌‌​ ‌‍​ ​‌​ ‌‌​ ‍‌​ ‌​​‍‌‍‌ ‌​‌ ‍‌‌ ​​‌‍‌‌​ ‌‌‍‍​‌‍‌‌‌‍ ​‌ ​​‌‌‌​‌‍ ‌ ​​‌‍‍‌‌‍​ ​‍‌‍‌ ​​‌‍​‌‌ ‌​‌‍‍​​ ‌‌ ‌​‌‍‍‌‌ ‌​‌‍ ​‌‍‌‌​‍‌‍‌ ​​‌‍‌‌‌ ​‍‌ ​ ‌ ​​‌‍‌‌‌‍​ ‌ ‌​‌‍‍‌‌ ‌‍‌‍‌‌​ ‌‌ ​​‌ ‌‌‌‍​‍‌‍ ​‌‍‍‌‌ ​ ‌‍‍​‌‍‌‌‌‍‌​​‍​‍‌ ‌
Moderate-Income Weatherization​​​​‌ ‍ ​‍​‍‌‍ ‌ ​‍‌‍‍‌‌‍‌ ‌‍‍‌‌‍ ‍​‍​‍​ ‍‍​‍​‍‌ ​ ‌‍​‌‌‍ ‍‌‍‍‌‌ ‌​‌ ‍‌​‍ ‍‌‍‍‌‌‍ ​‍​‍​‍ ​​‍​‍‌‍‍​‌ ​‍‌‍‌‌‌‍‌‍​‍​‍​ ‍‍​‍​‍‌‍‍​‌ ‌​‌ ‌​‌ ​​​ ‍‍​‍ ​‍ ‌‍ ​‌‍ ‌‍​ ‌‍​‌‌‍ ​‌‍‍​‌‍ ‌ ​ ‌ ‌​​ ‍‍​ ​ ​ ​ ​ ​ ​ ​ ​‍ ‌‍‍‌‌‍ ‍‌ ‌​‌‍‌‌‌‍ ‍‌ ‌​​‍ ‌‍‌‌‌‍‌​‌‍‍‌‌ ‌​​‍ ‌‍ ‌‌‍ ‌‍‌​‌‍‌‌​ ‌‌ ​​‌ ​‍‌‍‌‌‌ ​ ‌‍‌‌‌‍ ‍‌ ‌​‌‍​‌‌ ‌​‌‍‍‌‌‍ ‌‍ ‍​ ‍ ‌‍‍‌‌‍‌​​ ‌​ ‌​‌‍‌‌​ ‍​‌‍​ ​ ‌​​ ‌‍‌‍​‌​ ‍​​‍ ‌‌‍​‍‌‍‌‍​ ​‌‌‍​‌​‍ ‌​ ‌​​ ‌‍​ ​​​ ​ ​‍ ‌‌‍​‍​ ​​​ ‌‌​ ​​​‍ ‌​ ‌ ​ ‍‌​ ‌‍‌‍​‌‌‍​‍‌‍​‌‌‍‌‍‌‍​‍‌‍‌‌​ ‌​​ ‌‌​ ‍​​ ‍ ‌ ‌​‌ ‍‌‌ ​​‌‍‌‌​ ‌‌‍‍​‌‍‌‌‌‍ ​‌ ​​‌‌‌​‌‍ ‌ ​​‌‍‍‌‌‍​ ​ ‍ ‌ ​​‌‍​‌‌ ‌​‌‍‍​​ ‌‌ ‌​‌‍‍‌‌ ‌​‌‍ ​‌‍‌‌​ ‌‍​‍‌‍​‌‌ ​ ‌‍‌‌‌‌‌‌‌ ​‍‌‍ ​​ ‌‌‍‍​‌ ‌​‌ ‌​‌ ​​​‍‌‌​ ​ ‌​​‌​‍‌‌​ ​‍‌​‌‍​‍‌‌​ ​‍‌​‌‍‌‍ ​‌‍ ‌‍​ ‌‍​‌‌‍ ​‌‍‍​‌‍ ‌ ​ ‌ ‌​​‍‌‌​ ​ ‌​​‌​ ​ ​ ​ ​ ​ ​ ​ ​‍‌‍‌‍‍‌‌‍‌​​ ‌​ ‌​‌‍‌‌​ ‍​‌‍​ ​ ‌​​ ‌‍‌‍​‌​ ‍​​‍ ‌‌‍​‍‌‍‌‍​ ​‌‌‍​‌​‍ ‌​ ‌​​ ‌‍​ ​​​ ​ ​‍ ‌‌‍​‍​ ​​​ ‌‌​ ​​​‍ ‌​ ‌ ​ ‍‌​ ‌‍‌‍​‌‌‍​‍‌‍​‌‌‍‌‍‌‍​‍‌‍‌‌​ ‌​​ ‌‌​ ‍​​‍‌‍‌ ‌​‌ ‍‌‌ ​​‌‍‌‌​ ‌‌‍‍​‌‍‌‌‌‍ ​‌ ​​‌‌‌​‌‍ ‌ ​​‌‍‍‌‌‍​ ​‍‌‍‌ ​​‌‍​‌‌ ‌​‌‍‍​​ ‌‌ ‌​‌‍‍‌‌ ‌​‌‍ ​‌‍‌‌​‍‌‍‌ ​​‌‍‌‌‌ ​‍‌ ​ ‌ ​​‌‍‌‌‌‍​ ‌ ‌​‌‍‍‌‌ ‌‍‌‍‌‌​ ‌‌ ​​‌ ‌‌‌‍​‍‌‍ ​‌‍‍‌‌ ​ ‌‍‍​‌‍‌‌‌‍‌​​‍​‍‌ ‌
LGEA FAQs​​​​‌ ‍ ​‍​‍‌‍ ‌ ​‍‌‍‍‌‌‍‌ ‌‍‍‌‌‍ ‍​‍​‍​ ‍‍​‍​‍‌ ​ ‌‍​‌‌‍ ‍‌‍‍‌‌ ‌​‌ ‍‌​‍ ‍‌‍‍‌‌‍ ​‍​‍​‍ ​​‍​‍‌‍‍​‌ ​‍‌‍‌‌‌‍‌‍​‍​‍​ ‍‍​‍​‍‌‍‍​‌ ‌​‌ ‌​‌ ​​​ ‍‍​‍ ​‍ ‌‍ ​‌‍ ‌‍​ ‌‍​‌‌‍ ​‌‍‍​‌‍ ‌ ​ ‌ ‌​​ ‍‍​ ​ ​ ​ ​ ​ ​ ​ ​‍ ‌‍‍‌‌‍ ‍‌ ‌​‌‍‌‌‌‍ ‍‌ ‌​​‍ ‌‍‌‌‌‍‌​‌‍‍‌‌ ‌​​‍ ‌‍ ‌‌‍ ‌‍‌​‌‍‌‌​ ‌‌ ​​‌ ​‍‌‍‌‌‌ ​ ‌‍‌‌‌‍ ‍‌ ‌​‌‍​‌‌ ‌​‌‍‍‌‌‍ ‌‍ ‍​ ‍ ‌‍‍‌‌‍‌​​ ‌​ ‌‌‌‍​ ‌‍​ ​ ‍​​ ‍‌‌‍‌​‌‍​‍​ ‌​​‍ ‌‌‍​‍​ ‌‌​ ​​‌‍‌‍​‍ ‌​ ‌​​ ‌‌‌‍‌‍​ ‌‌​‍ ‌​ ‍‌‌‍​‌‌‍‌​‌‍​ ​‍ ‌‌‍‌‍​ ‌​​ ​​​ ​‌​ ‌‌​ ​​​ ‌ ​ ‌​​ ‌‌​ ‍‌​ ‍‌​ ​‌​ ‍ ‌ ‌​‌ ‍‌‌ ​​‌‍‌‌​ ‌‌‍‍​‌‍‌‌‌‍ ​‌ ​​‌‌‌​‌‍ ‌ ​​‌‍‍‌‌‍​ ​ ‍ ‌ ​​‌‍​‌‌ ‌​‌‍‍​​ ‌‌ ‌​‌‍‍‌‌ ‌​‌‍ ​‌‍‌‌​ ‌‍​‍‌‍​‌‌ ​ ‌‍‌‌‌‌‌‌‌ ​‍‌‍ ​​ ‌‌‍‍​‌ ‌​‌ ‌​‌ ​​​‍‌‌​ ​ ‌​​‌​‍‌‌​ ​‍‌​‌‍​‍‌‌​ ​‍‌​‌‍‌‍ ​‌‍ ‌‍​ ‌‍​‌‌‍ ​‌‍‍​‌‍ ‌ ​ ‌ ‌​​‍‌‌​ ​ ‌​​‌​ ​ ​ ​ ​ ​ ​ ​ ​‍‌‍‌‍‍‌‌‍‌​​ ‌​ ‌‌‌‍​ ‌‍​ ​ ‍​​ ‍‌‌‍‌​‌‍​‍​ ‌​​‍ ‌‌‍​‍​ ‌‌​ ​​‌‍‌‍​‍ ‌​ ‌​​ ‌‌‌‍‌‍​ ‌‌​‍ ‌​ ‍‌‌‍​‌‌‍‌​‌‍​ ​‍ ‌‌‍‌‍​ ‌​​ ​​​ ​‌​ ‌‌​ ​​​ ‌ ​ ‌​​ ‌‌​ ‍‌​ ‍‌​ ​‌​‍‌‍‌ ‌​‌ ‍‌‌ ​​‌‍‌‌​ ‌‌‍‍​‌‍‌‌‌‍ ​‌ ​​‌‌‌​‌‍ ‌ ​​‌‍‍‌‌‍​ ​‍‌‍‌ ​​‌‍​‌‌ ‌​‌‍‍​​ ‌‌ ‌​‌‍‍‌‌ ‌​‌‍ ​‌‍‌‌​‍‌‍‌ ​​‌‍‌‌‌ ​‍‌ ​ ‌ ​​‌‍‌‌‌‍​ ‌ ‌​‌‍‍‌‌ ‌‍‌‍‌‌​ ‌‌ ​​‌ ‌‌‌‍​‍‌‍ ​‌‍‍‌‌ ​ ‌‍‍​‌‍‌‌‌‍‌​​‍​‍‌ ‌
Low-Income Weatherization​​​​‌ ‍ ​‍​‍‌‍ ‌ ​‍‌‍‍‌‌‍‌ ‌‍‍‌‌‍ ‍​‍​‍​ ‍‍​‍​‍‌ ​ ‌‍​‌‌‍ ‍‌‍‍‌‌ ‌​‌ ‍‌​‍ ‍‌‍‍‌‌‍ ​‍​‍​‍ ​​‍​‍‌‍‍​‌ ​‍‌‍‌‌‌‍‌‍​‍​‍​ ‍‍​‍​‍‌‍‍​‌ ‌​‌ ‌​‌ ​​​ ‍‍​‍ ​‍ ‌‍ ​‌‍ ‌‍​ ‌‍​‌‌‍ ​‌‍‍​‌‍ ‌ ​ ‌ ‌​​ ‍‍​ ​ ​ ​ ​ ​ ​ ​ ​‍ ‌‍‍‌‌‍ ‍‌ ‌​‌‍‌‌‌‍ ‍‌ ‌​​‍ ‌‍‌‌‌‍‌​‌‍‍‌‌ ‌​​‍ ‌‍ ‌‌‍ ‌‍‌​‌‍‌‌​ ‌‌ ​​‌ ​‍‌‍‌‌‌ ​ ‌‍‌‌‌‍ ‍‌ ‌​‌‍​‌‌ ‌​‌‍‍‌‌‍ ‌‍ ‍​ ‍ ‌‍‍‌‌‍‌​​ ‌​ ‌‍‌‍‌​​ ‌‍​ ​​‌‍‌‍‌‍‌​​ ​ ​ ‌ ​‍ ‌​ ‍​‌‍‌​​ ​ ​ ‍​​‍ ‌​ ‌​​ ​ ​ ​ ‌‍‌​​‍ ‌‌‍​‍​ ‍​‌‍​‌‌‍​‍​‍ ‌​ ‌‌​ ‌‌​ ‌‍‌‍‌​​ ​​‌‍​‌‌‍‌‌​ ​‌​ ​‌‌‍​‍‌‍​‌‌‍​‌​ ‍ ‌ ‌​‌ ‍‌‌ ​​‌‍‌‌​ ‌‌‍‍​‌‍‌‌‌‍ ​‌ ​​‌‌‌​‌‍ ‌ ​​‌‍‍‌‌‍​ ​ ‍ ‌ ​​‌‍​‌‌ ‌​‌‍‍​​ ‌‌ ‌​‌‍‍‌‌ ‌​‌‍ ​‌‍‌‌​ ‌‍​‍‌‍​‌‌ ​ ‌‍‌‌‌‌‌‌‌ ​‍‌‍ ​​ ‌‌‍‍​‌ ‌​‌ ‌​‌ ​​​‍‌‌​ ​ ‌​​‌​‍‌‌​ ​‍‌​‌‍​‍‌‌​ ​‍‌​‌‍‌‍ ​‌‍ ‌‍​ ‌‍​‌‌‍ ​‌‍‍​‌‍ ‌ ​ ‌ ‌​​‍‌‌​ ​ ‌​​‌​ ​ ​ ​ ​ ​ ​ ​ ​‍‌‍‌‍‍‌‌‍‌​​ ‌​ ‌‍‌‍‌​​ ‌‍​ ​​‌‍‌‍‌‍‌​​ ​ ​ ‌ ​‍ ‌​ ‍​‌‍‌​​ ​ ​ ‍​​‍ ‌​ ‌​​ ​ ​ ​ ‌‍‌​​‍ ‌‌‍​‍​ ‍​‌‍​‌‌‍​‍​‍ ‌​ ‌‌​ ‌‌​ ‌‍‌‍‌​​ ​​‌‍​‌‌‍‌‌​ ​‌​ ​‌‌‍​‍‌‍​‌‌‍​‌​‍‌‍‌ ‌​‌ ‍‌‌ ​​‌‍‌‌​ ‌‌‍‍​‌‍‌‌‌‍ ​‌ ​​‌‌‌​‌‍ ‌ ​​‌‍‍‌‌‍​ ​‍‌‍‌ ​​‌‍​‌‌ ‌​‌‍‍​​ ‌‌ ‌​‌‍‍‌‌ ‌​‌‍ ​‌‍‌‌​‍‌‍‌ ​​‌‍‌‌‌ ​‍‌ ​ ‌ ​​‌‍‌‌‌‍​ ‌ ‌​‌‍‍‌‌ ‌‍‌‍‌‌​ ‌‌ ​​‌ ‌‌‌‍​‍‌‍ ​‌‍‍‌‌ ​ ‌‍‍​‌‍‌‌‌‍‌​​‍​‍‌ ‌
New Construction FAQs​​​​‌ ‍ ​‍​‍‌‍ ‌ ​‍‌‍‍‌‌‍‌ ‌‍‍‌‌‍ ‍​‍​‍​ ‍‍​‍​‍‌ ​ ‌‍​‌‌‍ ‍‌‍‍‌‌ ‌​‌ ‍‌​‍ ‍‌‍‍‌‌‍ ​‍​‍​‍ ​​‍​‍‌‍‍​‌ ​‍‌‍‌‌‌‍‌‍​‍​‍​ ‍‍​‍​‍‌‍‍​‌ ‌​‌ ‌​‌ ​​​ ‍‍​‍ ​‍ ‌‍ ​‌‍ ‌‍​ ‌‍​‌‌‍ ​‌‍‍​‌‍ ‌ ​ ‌ ‌​​ ‍‍​ ​ ​ ​ ​ ​ ​ ​ ​‍ ‌‍‍‌‌‍ ‍‌ ‌​‌‍‌‌‌‍ ‍‌ ‌​​‍ ‌‍‌‌‌‍‌​‌‍‍‌‌ ‌​​‍ ‌‍ ‌‌‍ ‌‍‌​‌‍‌‌​ ‌‌ ​​‌ ​‍‌‍‌‌‌ ​ ‌‍‌‌‌‍ ‍‌ ‌​‌‍​‌‌ ‌​‌‍‍‌‌‍ ‌‍ ‍​ ‍ ‌‍‍‌‌‍‌​​ ‌‌‍​‍‌‍‌‌​ ​ ​ ‌​‌‍‌​​ ‍​​ ​‌​ ‌‍​‍ ‌​ ‌‍​ ‌ ​ ​‌​ ‌‍​‍ ‌​ ‌​​ ‌ ​ ​‌​ ‍‌​‍ ‌‌‍​‌​ ‌‌‌‍​‍​ ​​​‍ ‌‌‍​‍​ ‌ ​ ‌‌‌‍‌​​ ​‍​ ​‌​ ‌‍‌‍‌‍‌‍​‍‌‍​ ‌‍‌‌‌‍‌‌​ ‍ ‌ ‌​‌ ‍‌‌ ​​‌‍‌‌​ ‌‌‍‍​‌‍‌‌‌‍ ​‌ ​​‌‌‌​‌‍ ‌ ​​‌‍‍‌‌‍​ ​ ‍ ‌ ​​‌‍​‌‌ ‌​‌‍‍​​ ‌‌ ‌​‌‍‍‌‌ ‌​‌‍ ​‌‍‌‌​ ‌‍​‍‌‍​‌‌ ​ ‌‍‌‌‌‌‌‌‌ ​‍‌‍ ​​ ‌‌‍‍​‌ ‌​‌ ‌​‌ ​​​‍‌‌​ ​ ‌​​‌​‍‌‌​ ​‍‌​‌‍​‍‌‌​ ​‍‌​‌‍‌‍ ​‌‍ ‌‍​ ‌‍​‌‌‍ ​‌‍‍​‌‍ ‌ ​ ‌ ‌​​‍‌‌​ ​ ‌​​‌​ ​ ​ ​ ​ ​ ​ ​ ​‍‌‍‌‍‍‌‌‍‌​​ ‌‌‍​‍‌‍‌‌​ ​ ​ ‌​‌‍‌​​ ‍​​ ​‌​ ‌‍​‍ ‌​ ‌‍​ ‌ ​ ​‌​ ‌‍​‍ ‌​ ‌​​ ‌ ​ ​‌​ ‍‌​‍ ‌‌‍​‌​ ‌‌‌‍​‍​ ​​​‍ ‌‌‍​‍​ ‌ ​ ‌‌‌‍‌​​ ​‍​ ​‌​ ‌‍‌‍‌‍‌‍​‍‌‍​ ‌‍‌‌‌‍‌‌​‍‌‍‌ ‌​‌ ‍‌‌ ​​‌‍‌‌​ ‌‌‍‍​‌‍‌‌‌‍ ​‌ ​​‌‌‌​‌‍ ‌ ​​‌‍‍‌‌‍​ ​‍‌‍‌ ​​‌‍​‌‌ ‌​‌‍‍​​ ‌‌ ‌​‌‍‍‌‌ ‌​‌‍ ​‌‍‌‌​‍‌‍‌ ​​‌‍‌‌‌ ​‍‌ ​ ‌ ​​‌‍‌‌‌‍​ ‌ ‌​‌‍‍‌‌ ‌‍‌‍‌‌​ ‌‌ ​​‌ ‌‌‌‍​‍‌‍ ​‌‍‍‌‌ ​ ‌‍‍​‌‍‌‌‌‍‌​​‍​‍‌ ‌
Related Program​​​​‌ ‍ ​‍​‍‌‍ ‌ ​‍‌‍‍‌‌‍‌ ‌‍‍‌‌‍ ‍​‍​‍​ ‍‍​‍​‍‌ ​ ‌‍​‌‌‍ ‍‌‍‍‌‌ ‌​‌ ‍‌​‍ ‍‌‍‍‌‌‍ ​‍​‍​‍ ​​‍​‍‌‍‍​‌ ​‍‌‍‌‌‌‍‌‍​‍​‍​ ‍‍​‍​‍‌‍‍​‌ ‌​‌ ‌​‌ ​​​ ‍‍​‍ ​‍ ‌‍ ​‌‍ ‌‍​ ‌‍​‌‌‍ ​‌‍‍​‌‍ ‌ ​ ‌ ‌​​ ‍‍​ ​ ​ ​ ​ ​ ​ ​ ​‍ ‌‍‍‌‌‍ ‍‌ ‌​‌‍‌‌‌‍ ‍‌ ‌​​‍ ‌‍‌‌‌‍‌​‌‍‍‌‌ ‌​​‍ ‌‍ ‌‌‍ ‌‍‌​‌‍‌‌​ ‌‌ ​​‌ ​‍‌‍‌‌‌ ​ ‌‍‌‌‌‍ ‍‌ ‌​‌‍​‌‌ ‌​‌‍‍‌‌‍ ‌‍ ‍​ ‍ ‌‍‍‌‌‍‌​​ ‌​ ​‌​ ‍‌​ ​​​ ‌ ‌‍‌​​ ​​​ ‌‌​ ‍​​‍ ‌​ ​​​ ​​​ ​‍‌‍​‌​‍ ‌​ ‌​​ ‌‍‌‍‌‌​ ‌‍​‍ ‌​ ‍‌​ ​‍​ ‌ ​ ​ ​‍ ‌​ ​ ​ ​​​ ​‌​ ‌‌​ ‌ ​ ‌‌​ ‍‌‌‍‌​‌‍‌‍​ ‌‍​ ‍​​ ‍​​ ‍ ‌ ‌​‌ ‍‌‌ ​​‌‍‌‌​ ‌‌‍‍​‌‍‌‌‌‍ ​‌ ​​‌‌‌​‌‍ ‌ ​​‌‍‍‌‌‍​ ​ ‍ ‌ ​​‌‍​‌‌ ‌​‌‍‍​​ ‌‌ ​ ‌‍‍‌‌‍‌​‌‍‌‌‌‍​‍‌‍​‌‌ ​‍​‍‌‌​ ‌‌‌​​‍‌‌ ‌‍‍ ‌‍‌‌‌ ‍‌​‍‌‌​ ​ ‌​‌​​‍‌‌​ ​ ‌​‌​​‍‌‌​ ​‍​ ​‍​ ‌‍​ ​‌​ ‌​‌‍​‌‌‍‌​​ ​‌​ ‌‍​ ​​‌‍​ ​ ‌ ‌‍​ ‌‍​‍​‍‌‌​ ​‍​ ​‍​‍‌‌​ ‌‌‌​‌​​‍ ‍‌‍‍​‌‍‌‌‌‍​‌‌‍‌​‌‍‍‌‌‍ ‍‌‍‌ ​ ‌‍​‍‌‍​‌‌ ​ ‌‍‌‌‌‌‌‌‌ ​‍‌‍ ​​ ‌‌‍‍​‌ ‌​‌ ‌​‌ ​​​‍‌‌​ ​ ‌​​‌​‍‌‌​ ​‍‌​‌‍​‍‌‌​ ​‍‌​‌‍‌‍ ​‌‍ ‌‍​ ‌‍​‌‌‍ ​‌‍‍​‌‍ ‌ ​ ‌ ‌​​‍‌‌​ ​ ‌​​‌​ ​ ​ ​ ​ ​ ​ ​ ​‍‌‍‌‍‍‌‌‍‌​​ ‌​ ​‌​ ‍‌​ ​​​ ‌ ‌‍‌​​ ​​​ ‌‌​ ‍​​‍ ‌​ ​​​ ​​​ ​‍‌‍​‌​‍ ‌​ ‌​​ ‌‍‌‍‌‌​ ‌‍​‍ ‌​ ‍‌​ ​‍​ ‌ ​ ​ ​‍ ‌​ ​ ​ ​​​ ​‌​ ‌‌​ ‌ ​ ‌‌​ ‍‌‌‍‌​‌‍‌‍​ ‌‍​ ‍​​ ‍​​‍‌‍‌ ‌​‌ ‍‌‌ ​​‌‍‌‌​ ‌‌‍‍​‌‍‌‌‌‍ ​‌ ​​‌‌‌​‌‍ ‌ ​​‌‍‍‌‌‍​ ​‍‌‍‌ ​​‌‍​‌‌ ‌​‌‍‍​​ ‌‌ ​ ‌‍‍‌‌‍‌​‌‍‌‌‌‍​‍‌‍​‌‌ ​‍​‍‌‌​ ‌‌‌​​‍‌‌ ‌‍‍ ‌‍‌‌‌ ‍‌​‍‌‌​ ​ ‌​‌​​‍‌‌​ ​ ‌​‌​​‍‌‌​ ​‍​ ​‍​ ‌‍​ ​‌​ ‌​‌‍​‌‌‍‌​​ ​‌​ ‌‍​ ​​‌‍​ ​ ‌ ‌‍​ ‌‍​‍​‍‌‌​ ​‍​ ​‍​‍‌‌​ ‌‌‌​‌​​‍ ‍‌‍‍​‌‍‌‌‌‍​‌‌‍‌​‌‍‍‌‌‍ ‍‌‍‌ ​‍‌‍‌ ​​‌‍‌‌‌ ​‍‌ ​ ‌ ​​‌‍‌‌‌‍​ ‌ ‌​‌‍‍‌‌ ‌‍‌‍‌‌​ ‌‌ ​​‌ ‌‌‌‍​‍‌‍ ​‌‍‍‌‌ ​ ‌‍‍​‌‍‌‌‌‍‌​​‍​‍‌ ‌
Energy Savings Improvement Program (ESIP)​​​​‌ ‍ ​‍​‍‌‍ ‌ ​‍‌‍‍‌‌‍‌ ‌‍‍‌‌‍ ‍​‍​‍​ ‍‍​‍​‍‌ ​ ‌‍​‌‌‍ ‍‌‍‍‌‌ ‌​‌ ‍‌​‍ ‍‌‍‍‌‌‍ ​‍​‍​‍ ​​‍​‍‌‍‍​‌ ​‍‌‍‌‌‌‍‌‍​‍​‍​ ‍‍​‍​‍‌‍‍​‌ ‌​‌ ‌​‌ ​​​ ‍‍​‍ ​‍ ‌‍ ​‌‍ ‌‍​ ‌‍​‌‌‍ ​‌‍‍​‌‍ ‌ ​ ‌ ‌​​ ‍‍​ ​ ​ ​ ​ ​ ​ ​ ​‍ ‌‍‍‌‌‍ ‍‌ ‌​‌‍‌‌‌‍ ‍‌ ‌​​‍ ‌‍‌‌‌‍‌​‌‍‍‌‌ ‌​​‍ ‌‍ ‌‌‍ ‌‍‌​‌‍‌‌​ ‌‌ ​​‌ ​‍‌‍‌‌‌ ​ ‌‍‌‌‌‍ ‍‌ ‌​‌‍​‌‌ ‌​‌‍‍‌‌‍ ‌‍ ‍​ ‍ ‌‍‍‌‌‍‌​​ ‌​ ​‌​ ‍‌​ ​​​ ‌ ‌‍‌​​ ​​​ ‌‌​ ‍​​‍ ‌​ ​​​ ​​​ ​‍‌‍​‌​‍ ‌​ ‌​​ ‌‍‌‍‌‌​ ‌‍​‍ ‌​ ‍‌​ ​‍​ ‌ ​ ​ ​‍ ‌​ ​ ​ ​​​ ​‌​ ‌‌​ ‌ ​ ‌‌​ ‍‌‌‍‌​‌‍‌‍​ ‌‍​ ‍​​ ‍​​ ‍ ‌ ‌​‌ ‍‌‌ ​​‌‍‌‌​ ‌‌‍‍​‌‍‌‌‌‍ ​‌ ​​‌‌‌​‌‍ ‌ ​​‌‍‍‌‌‍​ ​ ‍ ‌ ​​‌‍​‌‌ ‌​‌‍‍​​ ‌‌ ​ ‌‍‍‌‌‍‌​‌‍‌‌‌‍​‍‌‍​‌‌ ​‍​‍‌‌​ ‌‌‌​​‍‌‌ ‌‍‍ ‌‍‌‌‌ ‍‌​‍‌‌​ ​ ‌​‌​​‍‌‌​ ​ ‌​‌​​‍‌‌​ ​‍​ ​‍​ ‌‍​ ​‌​ ‌​‌‍​‌‌‍‌​​ ​‌​ ‌‍​ ​​‌‍​ ​ ‌ ‌‍​ ‌‍​‍​‍‌‌​ ​‍​ ​‍​‍‌‌​ ‌‌‌​‌​​‍ ‍‌‍​ ‌‍ ‌‍ ‍‌ ‌​‌‍‌‌‌‍ ‍‌ ‌​​‍‌‌​ ‌‌‌​​‍‌‌ ‌‍‍ ‌‍‌‌‌ ‍‌​‍‌‌​ ​ ‌​‌​​‍‌‌​ ​ ‌​‌​​‍‌‌​ ​‍​ ​‍‌‍‌‍​ ​ ​ ​ ‌‍​‍​ ‌​​ ‌ ​ ​​​ ‍​​ ‍​​ ​‍​ ‌​​ ​​​‍‌‌​ ​‍​ ​‍​‍‌‌​ ‌‌‌​‌​​‍ ‍‌ ‌​‌‍‌‌‌ ‍​‌ ‌​​ ‌‍​‍‌‍​‌‌ ​ ‌‍‌‌‌‌‌‌‌ ​‍‌‍ ​​ ‌‌‍‍​‌ ‌​‌ ‌​‌ ​​​‍‌‌​ ​ ‌​​‌​‍‌‌​ ​‍‌​‌‍​‍‌‌​ ​‍‌​‌‍‌‍ ​‌‍ ‌‍​ ‌‍​‌‌‍ ​‌‍‍​‌‍ ‌ ​ ‌ ‌​​‍‌‌​ ​ ‌​​‌​ ​ ​ ​ ​ ​ ​ ​ ​‍‌‍‌‍‍‌‌‍‌​​ ‌​ ​‌​ ‍‌​ ​​​ ‌ ‌‍‌​​ ​​​ ‌‌​ ‍​​‍ ‌​ ​​​ ​​​ ​‍‌‍​‌​‍ ‌​ ‌​​ ‌‍‌‍‌‌​ ‌‍​‍ ‌​ ‍‌​ ​‍​ ‌ ​ ​ ​‍ ‌​ ​ ​ ​​​ ​‌​ ‌‌​ ‌ ​ ‌‌​ ‍‌‌‍‌​‌‍‌‍​ ‌‍​ ‍​​ ‍​​‍‌‍‌ ‌​‌ ‍‌‌ ​​‌‍‌‌​ ‌‌‍‍​‌‍‌‌‌‍ ​‌ ​​‌‌‌​‌‍ ‌ ​​‌‍‍‌‌‍​ ​‍‌‍‌ ​​‌‍​‌‌ ‌​‌‍‍​​ ‌‌ ​ ‌‍‍‌‌‍‌​‌‍‌‌‌‍​‍‌‍​‌‌ ​‍​‍‌‌​ ‌‌‌​​‍‌‌ ‌‍‍ ‌‍‌‌‌ ‍‌​‍‌‌​ ​ ‌​‌​​‍‌‌​ ​ ‌​‌​​‍‌‌​ ​‍​ ​‍​ ‌‍​ ​‌​ ‌​‌‍​‌‌‍‌​​ ​‌​ ‌‍​ ​​‌‍​ ​ ‌ ‌‍​ ‌‍​‍​‍‌‌​ ​‍​ ​‍​‍‌‌​ ‌‌‌​‌​​‍ ‍‌‍​ ‌‍ ‌‍ ‍‌ ‌​‌‍‌‌‌‍ ‍‌ ‌​​‍‌‌​ ‌‌‌​​‍‌‌ ‌‍‍ ‌‍‌‌‌ ‍‌​‍‌‌​ ​ ‌​‌​​‍‌‌​ ​ ‌​‌​​‍‌‌​ ​‍​ ​‍‌‍‌‍​ ​ ​ ​ ‌‍​‍​ ‌​​ ‌ ​ ​​​ ‍​​ ‍​​ ​‍​ ‌​​ ​​​‍‌‌​ ​‍​ ​‍​‍‌‌​ ‌‌‌​‌​​‍ ‍‌ ‌​‌‍‌‌‌ ‍​‌ ‌​​‍‌‍‌ ​​‌‍‌‌‌ ​‍‌ ​ ‌ ​​‌‍‌‌‌‍​ ‌ ‌​‌‍‍‌‌ ‌‍‌‍‌‌​ ‌‌ ​​‌ ‌‌‌‍​‍‌‍ ​‌‍‍‌‌ ​ ‌‍‍​‌‍‌‌‌‍‌​​‍​‍‌ ‌
Related technology